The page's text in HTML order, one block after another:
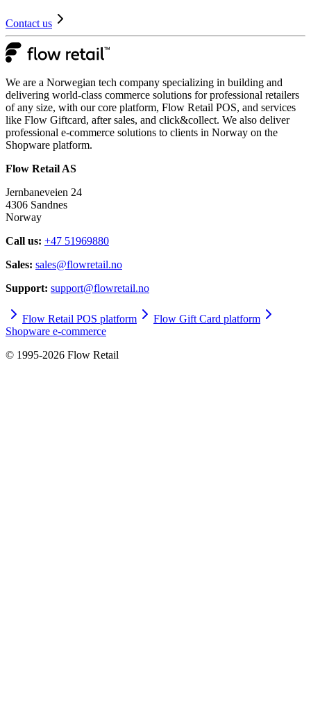
Contact us
We are a Norwegian tech company specializing in building and
delivering world-class commerce solutions for professional retailers
of any size, with our core platform, Flow Retail POS, and services
like Flow Giftcard, after sales, and click&collect. We also deliver
professional e-commerce solutions to clients in Norway on the
Shopware platform.​​​​‌ ‍ ​‍​‍‌‍ ‌ ​‍‌‍‍‌‌‍‌ ‌‍‍‌‌‍ ‍​‍​‍​ ‍‍​‍​‍‌ ​ ‌‍​‌‌‍ ‍‌‍‍‌‌ ‌​‌ ‍‌​‍ ‍‌‍‍‌‌‍ ​‍​‍​‍ ​​‍​‍‌‍‍​‌ ​‍‌‍‌‌‌‍‌‍​‍​‍​ ‍‍​‍​‍‌‍‍​‌ ‌​‌ ‌​‌ ​​​ ‍‍​‍ ​‍ ‌‍ ​‌‍ ‌‍​ ‌‍​‌‌‍ ​‌‍‍​‌‍ ‌ ​ ‌ ‌​​ ‍‍​ ​ ​ ​​​ ​​​ ​​​‍ ‌ ​ ‌ ‌​‌ ‌‌‌‍‌​‌‍‍‌‌‍ ​‍ ‌‍‍‌‌‍ ‍‌ ‌​‌‍‌‌‌‍ ‍‌ ‌​​‍ ‌‍‌‌‌‍‌​‌‍‍‌‌ ‌​​‍ ‌‍ ‌‌‍ ‌‍‌​‌‍‌‌​ ‌‌ ​​‌ ​‍‌‍‌‌‌ ​ ‌‍‌‌‌‍ ‍‌ ‌​‌‍​‌‌ ‌​‌‍‍‌‌‍ ‌‍ ‍​ ‍ ‌‍‍‌‌‍‌​​ ‌​ ‍‌​ ​​‌‍​‍‌‍‌‍​ ‍‌​ ​‍​ ​ ​ ‍‌​‍ ‌​ ​‍​ ‌​‌‍‌​‌‍‌‌​‍ ‌​ ‌​​ ‌‌​ ​‌‌‍‌‌​‍ ‌‌‍​‍‌‍‌​‌‍​‍‌‍​ ​‍ ‌​ ‍‌​ ‌​​ ‌ ​ ‌ ​ ​ ​ ​‍​ ‍​‌‍‌‍​ ‌​‌‍‌‌​ ​‍​ ‍‌​ ‍ ‌ ‌​‌ ‍‌‌ ​​‌‍‌‌​ ‌‌ ​​‌‍​‌‌‍‌ ‌‍‌‌‌‍ ​‌‍‌‌‌ ‌​​ ‍ ‌ ​​‌‍​‌‌ ‌​‌‍‍​​ ‌‌‍​‍‌‍ ​‌‍ ‌‍​ ‌‍‍ ‌ ​ ​‍‌‌​ ‌‌‌​​‍‌‌ ‌‍‍ ‌‍‌‌‌ ‍‌​‍‌‌​ ​ ‌​‌​​‍‌‌​ ​ ‌​‌​​‍‌‌​ ​‍​ ​‍‌‍​ ‌‍‌‌​ ​​​ ​ ​ ​‍​ ‌‍‌‍‌​‌‍​‌​ ‌ ​ ​​‌‍​‌​ ​‌​‍‌‌​ ​‍​ ​‍​‍‌‌​ ‌‌‌​‌​​‍ ‍‌‍​ ‌‍ ‌‍ ​‌ ‌‌‌‍ ‌‌‍ ‍‌ ​ ​‍‌‌​ ‌‌‌​​‍‌‌ ‌‍‍ ‌‍‌‌‌ ‍‌​‍‌‌​ ​ ‌​‌​​‍‌‌​ ​ ‌​‌​​‍‌‌​ ​‍​ ​‍​ ‍​‌‍‌‍​ ‌‌​ ​​​ ‌‌​ ‌‍​ ​‍‌‍​ ‌‍​ ‌‍‌​​ ‌‌‌‍‌‌​‍‌‌​ ​‍​ ​‍​‍‌‌​ ‌‌‌​‌​​‍ ‍‌‍​‍‌‍ ‌‍‌​‌ ‍‌​‍‌‌​ ‌‌‌​​‍‌‌ ‌‍‍ ‌‍‌‌‌ ‍‌​‍‌‌​ ​ ‌​‌​​‍‌‌​ ​ ‌​‌​​‍‌‌​ ​‍​ ​‍​ ​ ​ ​‌‌‍​‌‌‍‌‌​ ​​​ ​ ​ ‍‌​ ‌‌​ ​​​ ‌ ‌‍‌‍‌‍​‌​‍‌‌​ ​‍​ ​‍​‍‌‌​ ‌‌‌​‌​​‍ ‍‌‍​ ‌‍‍​‌‍‍‌‌‍ ​‌‍‌​‌ ​‍‌‍‌‌‌‍ ‍​‍‌‌​ ‌‌‌​​‍‌‌ ‌‍‍ ‌‍‌‌‌ ‍‌​‍‌‌​ ​ ‌​‌​​‍‌‌​ ​ ‌​‌​​‍‌‌​ ​‍​ ​‍‌‍‌​‌‍‌‌​ ​‍​ ‌ ‌‍‌‍‌‍‌‌​ ​‌​ ‌ ​ ‌‍​ ‍‌‌‍‌‌​ ‍​​‍‌‌​ ​‍​ ​‍​‍‌‌​ ‌‌‌​‌​​‍ ‍‌ ‌​‌‍‌‌‌ ‍​‌ ‌​​ ‌‍​‍‌‍​‌‌ ​ ‌‍‌‌‌‌‌‌‌ ​‍‌‍ ​​ ‌‌‍‍​‌ ‌​‌ ‌​‌ ​​​‍‌‌​ ​ ‌​​‌​‍‌‌​ ​‍‌​‌‍​‍‌‌​ ​‍‌​‌‍‌‍ ​‌‍ ‌‍​ ‌‍​‌‌‍ ​‌‍‍​‌‍ ‌ ​ ‌ ‌​​‍‌‌​ ​ ‌​​‌​ ​ ​ ​​​ ​​​ ​​​‍‌‌​ ​‍‌​‌‍‌ ​ ‌ ‌​‌ ‌‌‌‍‌​‌‍‍‌‌‍ ​‍‌‍‌‍‍‌‌‍‌​​ ‌​ ‍‌​ ​​‌‍​‍‌‍‌‍​ ‍‌​ ​‍​ ​ ​ ‍‌​‍ ‌​ ​‍​ ‌​‌‍‌​‌‍‌‌​‍ ‌​ ‌​​ ‌‌​ ​‌‌‍‌‌​‍ ‌‌‍​‍‌‍‌​‌‍​‍‌‍​ ​‍ ‌​ ‍‌​ ‌​​ ‌ ​ ‌ ​ ​ ​ ​‍​ ‍​‌‍‌‍​ ‌​‌‍‌‌​ ​‍​ ‍‌​‍‌‍‌ ‌​‌ ‍‌‌ ​​‌‍‌‌​ ‌‌ ​​‌‍​‌‌‍‌ ‌‍‌‌‌‍ ​‌‍‌‌‌ ‌​​‍‌‍‌ ​​‌‍​‌‌ ‌​‌‍‍​​ ‌‌‍​‍‌‍ ​‌‍ ‌‍​ ‌‍‍ ‌ ​ ​‍‌‌​ ‌‌‌​​‍‌‌ ‌‍‍ ‌‍‌‌‌ ‍‌​‍‌‌​ ​ ‌​‌​​‍‌‌​ ​ ‌​‌​​‍‌‌​ ​‍​ ​‍‌‍​ ‌‍‌‌​ ​​​ ​ ​ ​‍​ ‌‍‌‍‌​‌‍​‌​ ‌ ​ ​​‌‍​‌​ ​‌​‍‌‌​ ​‍​ ​‍​‍‌‌​ ‌‌‌​‌​​‍ ‍‌‍​ ‌‍ ‌‍ ​‌ ‌‌‌‍ ‌‌‍ ‍‌ ​ ​‍‌‌​ ‌‌‌​​‍‌‌ ‌‍‍ ‌‍‌‌‌ ‍‌​‍‌‌​ ​ ‌​‌​​‍‌‌​ ​ ‌​‌​​‍‌‌​ ​‍​ ​‍​ ‍​‌‍‌‍​ ‌‌​ ​​​ ‌‌​ ‌‍​ ​‍‌‍​ ‌‍​ ‌‍‌​​ ‌‌‌‍‌‌​‍‌‌​ ​‍​ ​‍​‍‌‌​ ‌‌‌​‌​​‍ ‍‌‍​‍‌‍ ‌‍‌​‌ ‍‌​‍‌‌​ ‌‌‌​​‍‌‌ ‌‍‍ ‌‍‌‌‌ ‍‌​‍‌‌​ ​ ‌​‌​​‍‌‌​ ​ ‌​‌​​‍‌‌​ ​‍​ ​‍​ ​ ​ ​‌‌‍​‌‌‍‌‌​ ​​​ ​ ​ ‍‌​ ‌‌​ ​​​ ‌ ‌‍‌‍‌‍​‌​‍‌‌​ ​‍​ ​‍​‍‌‌​ ‌‌‌​‌​​‍ ‍‌‍​ ‌‍‍​‌‍‍‌‌‍ ​‌‍‌​‌ ​‍‌‍‌‌‌‍ ‍​‍‌‌​ ‌‌‌​​‍‌‌ ‌‍‍ ‌‍‌‌‌ ‍‌​‍‌‌​ ​ ‌​‌​​‍‌‌​ ​ ‌​‌​​‍‌‌​ ​‍​ ​‍‌‍‌​‌‍‌‌​ ​‍​ ‌ ‌‍‌‍‌‍‌‌​ ​‌​ ‌ ​ ‌‍​ ‍‌‌‍‌‌​ ‍​​‍‌‌​ ​‍​ ​‍​‍‌‌​ ‌‌‌​‌​​‍ ‍‌ ‌​‌‍‌‌‌ ‍​‌ ‌​​‍‌‍‌ ​​‌‍‌‌‌ ​‍‌ ​ ‌ ​​‌‍‌‌‌‍​ ‌ ‌​‌‍‍‌‌ ‌‍‌‍‌‌​ ‌‌ ​​‌ ‌‌‌‍​‍‌‍ ​‌‍‍‌‌ ​ ‌‍‍​‌‍‌‌‌‍‌​​‍​‍‌ ‌
Flow Retail AS​​​​‌ ‍ ​‍​‍‌‍ ‌ ​‍‌‍‍‌‌‍‌ ‌‍‍‌‌‍ ‍​‍​‍​ ‍‍​‍​‍‌ ​ ‌‍​‌‌‍ ‍‌‍‍‌‌ ‌​‌ ‍‌​‍ ‍‌‍‍‌‌‍ ​‍​‍​‍ ​​‍​‍‌‍‍​‌ ​‍‌‍‌‌‌‍‌‍​‍​‍​ ‍‍​‍​‍‌‍‍​‌ ‌​‌ ‌​‌ ​​​ ‍‍​‍ ​‍ ‌‍ ​‌‍ ‌‍​ ‌‍​‌‌‍ ​‌‍‍​‌‍ ‌ ​ ‌ ‌​​ ‍‍​ ​ ​ ​​​ ​​​ ​​​‍ ‌ ​ ‌ ‌​‌ ‌‌‌‍‌​‌‍‍‌‌‍ ​‍ ‌‍‍‌‌‍ ‍‌ ‌​‌‍‌‌‌‍ ‍‌ ‌​​‍ ‌‍‌‌‌‍‌​‌‍‍‌‌ ‌​​‍ ‌‍ ‌‌‍ ‌‍‌​‌‍‌‌​ ‌‌ ​​‌ ​‍‌‍‌‌‌ ​ ‌‍‌‌‌‍ ‍‌ ‌​‌‍​‌‌ ‌​‌‍‍‌‌‍ ‌‍ ‍​ ‍ ‌‍‍‌‌‍‌​​ ‌​ ‍‌​ ​​‌‍​‍‌‍‌‍​ ‍‌​ ​‍​ ​ ​ ‍‌​‍ ‌​ ​‍​ ‌​‌‍‌​‌‍‌‌​‍ ‌​ ‌​​ ‌‌​ ​‌‌‍‌‌​‍ ‌‌‍​‍‌‍‌​‌‍​‍‌‍​ ​‍ ‌​ ‍‌​ ‌​​ ‌ ​ ‌ ​ ​ ​ ​‍​ ‍​‌‍‌‍​ ‌​‌‍‌‌​ ​‍​ ‍‌​ ‍ ‌ ‌​‌ ‍‌‌ ​​‌‍‌‌​ ‌‌ ​​‌‍​‌‌‍‌ ‌‍‌‌‌‍ ​‌‍‌‌‌ ‌​​ ‍ ‌ ​​‌‍​‌‌ ‌​‌‍‍​​ ‌‌‍​‍‌‍ ​‌‍ ‌‍​ ‌‍‍ ‌ ​ ​‍‌‌​ ‌‌‌​​‍‌‌ ‌‍‍ ‌‍‌‌‌ ‍‌​‍‌‌​ ​ ‌​‌​​‍‌‌​ ​ ‌​‌​​‍‌‌​ ​‍​ ​‍‌‍​ ‌‍‌‌​ ​​​ ​ ​ ​‍​ ‌‍‌‍‌​‌‍​‌​ ‌ ​ ​​‌‍​‌​ ​‌​‍‌‌​ ​‍​ ​‍​‍‌‌​ ‌‌‌​‌​​‍ ‍‌‍​ ‌‍ ‌‍ ​‌ ‌‌‌‍ ‌‌‍ ‍‌ ​ ​‍‌‌​ ‌‌‌​​‍‌‌ ‌‍‍ ‌‍‌‌‌ ‍‌​‍‌‌​ ​ ‌​‌​​‍‌‌​ ​ ‌​‌​​‍‌‌​ ​‍​ ​‍‌‍‌​‌‍​‍​ ‌‍​ ‍‌​ ​ ‌‍​‍​ ‍‌​ ​ ​ ‌​‌‍‌‌​ ‌ ‌‍‌‍​‍‌‌​ ​‍​ ​‍​‍‌‌​ ‌‌‌​‌​​‍ ‍‌‍​‍‌‍ ‌‍‌​‌ ‍‌​‍‌‌​ ‌‌‌​​‍‌‌ ‌‍‍ ‌‍‌‌‌ ‍‌​‍‌‌​ ​ ‌​‌​​‍‌‌​ ​ ‌​‌​​‍‌‌​ ​‍​ ​‍‌‍​ ​ ​‌‌‍‌‍​ ​ ​ ‍​​ ‌ ‌‍​ ‌‍​ ‌‍​‌‌‍​ ‌‍​ ​ ​‌​‍‌‌​ ​‍​ ​‍​‍‌‌​ ‌‌‌​‌​​‍ ‍‌‍​ ‌‍‍​‌‍‍‌‌‍ ​‌‍‌​‌ ​‍‌‍‌‌‌‍ ‍​‍‌‌​ ‌‌‌​​‍‌‌ ‌‍‍ ‌‍‌‌‌ ‍‌​‍‌‌​ ​ ‌​‌​​‍‌‌​ ​ ‌​‌​​‍‌‌​ ​‍​ ​‍‌‍​‌​ ‌‍​ ‌‍‌‍​ ​ ​​‌‍‌‍‌‍‌‌​ ‍‌​ ‍​​ ‌‌​ ​ ​ ​‌​‍‌‌​ ​‍​ ​‍​‍‌‌​ ‌‌‌​‌​​‍ ‍‌ ‌​‌‍‌‌‌ ‍​‌ ‌​​ ‌‍​‍‌‍​‌‌ ​ ‌‍‌‌‌‌‌‌‌ ​‍‌‍ ​​ ‌‌‍‍​‌ ‌​‌ ‌​‌ ​​​‍‌‌​ ​ ‌​​‌​‍‌‌​ ​‍‌​‌‍​‍‌‌​ ​‍‌​‌‍‌‍ ​‌‍ ‌‍​ ‌‍​‌‌‍ ​‌‍‍​‌‍ ‌ ​ ‌ ‌​​‍‌‌​ ​ ‌​​‌​ ​ ​ ​​​ ​​​ ​​​‍‌‌​ ​‍‌​‌‍‌ ​ ‌ ‌​‌ ‌‌‌‍‌​‌‍‍‌‌‍ ​‍‌‍‌‍‍‌‌‍‌​​ ‌​ ‍‌​ ​​‌‍​‍‌‍‌‍​ ‍‌​ ​‍​ ​ ​ ‍‌​‍ ‌​ ​‍​ ‌​‌‍‌​‌‍‌‌​‍ ‌​ ‌​​ ‌‌​ ​‌‌‍‌‌​‍ ‌‌‍​‍‌‍‌​‌‍​‍‌‍​ ​‍ ‌​ ‍‌​ ‌​​ ‌ ​ ‌ ​ ​ ​ ​‍​ ‍​‌‍‌‍​ ‌​‌‍‌‌​ ​‍​ ‍‌​‍‌‍‌ ‌​‌ ‍‌‌ ​​‌‍‌‌​ ‌‌ ​​‌‍​‌‌‍‌ ‌‍‌‌‌‍ ​‌‍‌‌‌ ‌​​‍‌‍‌ ​​‌‍​‌‌ ‌​‌‍‍​​ ‌‌‍​‍‌‍ ​‌‍ ‌‍​ ‌‍‍ ‌ ​ ​‍‌‌​ ‌‌‌​​‍‌‌ ‌‍‍ ‌‍‌‌‌ ‍‌​‍‌‌​ ​ ‌​‌​​‍‌‌​ ​ ‌​‌​​‍‌‌​ ​‍​ ​‍‌‍​ ‌‍‌‌​ ​​​ ​ ​ ​‍​ ‌‍‌‍‌​‌‍​‌​ ‌ ​ ​​‌‍​‌​ ​‌​‍‌‌​ ​‍​ ​‍​‍‌‌​ ‌‌‌​‌​​‍ ‍‌‍​ ‌‍ ‌‍ ​‌ ‌‌‌‍ ‌‌‍ ‍‌ ​ ​‍‌‌​ ‌‌‌​​‍‌‌ ‌‍‍ ‌‍‌‌‌ ‍‌​‍‌‌​ ​ ‌​‌​​‍‌‌​ ​ ‌​‌​​‍‌‌​ ​‍​ ​‍‌‍‌​‌‍​‍​ ‌‍​ ‍‌​ ​ ‌‍​‍​ ‍‌​ ​ ​ ‌​‌‍‌‌​ ‌ ‌‍‌‍​‍‌‌​ ​‍​ ​‍​‍‌‌​ ‌‌‌​‌​​‍ ‍‌‍​‍‌‍ ‌‍‌​‌ ‍‌​‍‌‌​ ‌‌‌​​‍‌‌ ‌‍‍ ‌‍‌‌‌ ‍‌​‍‌‌​ ​ ‌​‌​​‍‌‌​ ​ ‌​‌​​‍‌‌​ ​‍​ ​‍‌‍​ ​ ​‌‌‍‌‍​ ​ ​ ‍​​ ‌ ‌‍​ ‌‍​ ‌‍​‌‌‍​ ‌‍​ ​ ​‌​‍‌‌​ ​‍​ ​‍​‍‌‌​ ‌‌‌​‌​​‍ ‍‌‍​ ‌‍‍​‌‍‍‌‌‍ ​‌‍‌​‌ ​‍‌‍‌‌‌‍ ‍​‍‌‌​ ‌‌‌​​‍‌‌ ‌‍‍ ‌‍‌‌‌ ‍‌​‍‌‌​ ​ ‌​‌​​‍‌‌​ ​ ‌​‌​​‍‌‌​ ​‍​ ​‍‌‍​‌​ ‌‍​ ‌‍‌‍​ ​ ​​‌‍‌‍‌‍‌‌​ ‍‌​ ‍​​ ‌‌​ ​ ​ ​‌​‍‌‌​ ​‍​ ​‍​‍‌‌​ ‌‌‌​‌​​‍ ‍‌ ‌​‌‍‌‌‌ ‍​‌ ‌​​‍‌‍‌ ​​‌‍‌‌‌ ​‍‌ ​ ‌ ​​‌‍‌‌‌‍​ ‌ ‌​‌‍‍‌‌ ‌‍‌‍‌‌​ ‌‌ ​​‌ ‌‌‌‍​‍‌‍ ​‌‍‍‌‌ ​ ‌‍‍​‌‍‌‌‌‍‌​​‍​‍‌ ‌
Jernbaneveien 24
4306 Sandnes
Norway​​​​‌ ‍ ​‍​‍‌‍ ‌ ​‍‌‍‍‌‌‍‌ ‌‍‍‌‌‍ ‍​‍​‍​ ‍‍​‍​‍‌ ​ ‌‍​‌‌‍ ‍‌‍‍‌‌ ‌​‌ ‍‌​‍ ‍‌‍‍‌‌‍ ​‍​‍​‍ ​​‍​‍‌‍‍​‌ ​‍‌‍‌‌‌‍‌‍​‍​‍​ ‍‍​‍​‍‌‍‍​‌ ‌​‌ ‌​‌ ​​​ ‍‍​‍ ​‍ ‌‍ ​‌‍ ‌‍​ ‌‍​‌‌‍ ​‌‍‍​‌‍ ‌ ​ ‌ ‌​​ ‍‍​ ​ ​ ​​​ ​​​ ​​​‍ ‌ ​ ‌ ‌​‌ ‌‌‌‍‌​‌‍‍‌‌‍ ​‍ ‌‍‍‌‌‍ ‍‌ ‌​‌‍‌‌‌‍ ‍‌ ‌​​‍ ‌‍‌‌‌‍‌​‌‍‍‌‌ ‌​​‍ ‌‍ ‌‌‍ ‌‍‌​‌‍‌‌​ ‌‌ ​​‌ ​‍‌‍‌‌‌ ​ ‌‍‌‌‌‍ ‍‌ ‌​‌‍​‌‌ ‌​‌‍‍‌‌‍ ‌‍ ‍​ ‍ ‌‍‍‌‌‍‌​​ ‌​ ‍‌​ ​​‌‍​‍‌‍‌‍​ ‍‌​ ​‍​ ​ ​ ‍‌​‍ ‌​ ​‍​ ‌​‌‍‌​‌‍‌‌​‍ ‌​ ‌​​ ‌‌​ ​‌‌‍‌‌​‍ ‌‌‍​‍‌‍‌​‌‍​‍‌‍​ ​‍ ‌​ ‍‌​ ‌​​ ‌ ​ ‌ ​ ​ ​ ​‍​ ‍​‌‍‌‍​ ‌​‌‍‌‌​ ​‍​ ‍‌​ ‍ ‌ ‌​‌ ‍‌‌ ​​‌‍‌‌​ ‌‌ ​​‌‍​‌‌‍‌ ‌‍‌‌‌‍ ​‌‍‌‌‌ ‌​​ ‍ ‌ ​​‌‍​‌‌ ‌​‌‍‍​​ ‌‌‍​‍‌‍ ​‌‍ ‌‍​ ‌‍‍ ‌ ​ ​‍‌‌​ ‌‌‌​​‍‌‌ ‌‍‍ ‌‍‌‌‌ ‍‌​‍‌‌​ ​ ‌​‌​​‍‌‌​ ​ ‌​‌​​‍‌‌​ ​‍​ ​‍‌‍​ ‌‍‌‌​ ​​​ ​ ​ ​‍​ ‌‍‌‍‌​‌‍​‌​ ‌ ​ ​​‌‍​‌​ ​‌​‍‌‌​ ​‍​ ​‍​‍‌‌​ ‌‌‌​‌​​‍ ‍‌‍​ ‌‍ ‌‍ ​‌ ‌‌‌‍ ‌‌‍ ‍‌ ​ ​‍‌‌​ ‌‌‌​​‍‌‌ ‌‍‍ ‌‍‌‌‌ ‍‌​‍‌‌​ ​ ‌​‌​​‍‌‌​ ​ ‌​‌​​‍‌‌​ ​‍​ ​‍‌‍‌​‌‍​‍​ ‌‍​ ‍‌​ ​ ‌‍​‍​ ‍‌​ ​ ​ ‌​‌‍‌‌​ ‌ ‌‍‌‍​‍‌‌​ ​‍​ ​‍​‍‌‌​ ‌‌‌​‌​​‍ ‍‌‍​‍‌‍ ‌‍‌​‌ ‍‌​‍‌‌​ ‌‌‌​​‍‌‌ ‌‍‍ ‌‍‌‌‌ ‍‌​‍‌‌​ ​ ‌​‌​​‍‌‌​ ​ ‌​‌​​‍‌‌​ ​‍​ ​‍​ ‌‍​ ​‌​ ‌​​ ‌​​ ‌ ‌‍​ ​ ‌ ‌‍‌​‌‍​‌​ ‍‌‌‍‌‍​ ​​​‍‌‌​ ​‍​ ​‍​‍‌‌​ ‌‌‌​‌​​‍ ‍‌‍​ ‌‍‍​‌‍‍‌‌‍ ​‌‍‌​‌ ​‍‌‍‌‌‌‍ ‍​‍‌‌​ ‌‌‌​​‍‌‌ ‌‍‍ ‌‍‌‌‌ ‍‌​‍‌‌​ ​ ‌​‌​​‍‌‌​ ​ ‌​‌​​‍‌‌​ ​‍​ ​‍‌‍‌‍‌‍​‍‌‍​‌​ ‌‍‌‍​‍​ ‌‍‌‍​‌​ ​‍​ ‌‌​ ‌‍​ ‌‌​ ‍‌​‍‌‌​ ​‍​ ​‍​‍‌‌​ ‌‌‌​‌​​‍ ‍‌ ‌​‌‍‌‌‌ ‍​‌ ‌​​ ‌‍​‍‌‍​‌‌ ​ ‌‍‌‌‌‌‌‌‌ ​‍‌‍ ​​ ‌‌‍‍​‌ ‌​‌ ‌​‌ ​​​‍‌‌​ ​ ‌​​‌​‍‌‌​ ​‍‌​‌‍​‍‌‌​ ​‍‌​‌‍‌‍ ​‌‍ ‌‍​ ‌‍​‌‌‍ ​‌‍‍​‌‍ ‌ ​ ‌ ‌​​‍‌‌​ ​ ‌​​‌​ ​ ​ ​​​ ​​​ ​​​‍‌‌​ ​‍‌​‌‍‌ ​ ‌ ‌​‌ ‌‌‌‍‌​‌‍‍‌‌‍ ​‍‌‍‌‍‍‌‌‍‌​​ ‌​ ‍‌​ ​​‌‍​‍‌‍‌‍​ ‍‌​ ​‍​ ​ ​ ‍‌​‍ ‌​ ​‍​ ‌​‌‍‌​‌‍‌‌​‍ ‌​ ‌​​ ‌‌​ ​‌‌‍‌‌​‍ ‌‌‍​‍‌‍‌​‌‍​‍‌‍​ ​‍ ‌​ ‍‌​ ‌​​ ‌ ​ ‌ ​ ​ ​ ​‍​ ‍​‌‍‌‍​ ‌​‌‍‌‌​ ​‍​ ‍‌​‍‌‍‌ ‌​‌ ‍‌‌ ​​‌‍‌‌​ ‌‌ ​​‌‍​‌‌‍‌ ‌‍‌‌‌‍ ​‌‍‌‌‌ ‌​​‍‌‍‌ ​​‌‍​‌‌ ‌​‌‍‍​​ ‌‌‍​‍‌‍ ​‌‍ ‌‍​ ‌‍‍ ‌ ​ ​‍‌‌​ ‌‌‌​​‍‌‌ ‌‍‍ ‌‍‌‌‌ ‍‌​‍‌‌​ ​ ‌​‌​​‍‌‌​ ​ ‌​‌​​‍‌‌​ ​‍​ ​‍‌‍​ ‌‍‌‌​ ​​​ ​ ​ ​‍​ ‌‍‌‍‌​‌‍​‌​ ‌ ​ ​​‌‍​‌​ ​‌​‍‌‌​ ​‍​ ​‍​‍‌‌​ ‌‌‌​‌​​‍ ‍‌‍​ ‌‍ ‌‍ ​‌ ‌‌‌‍ ‌‌‍ ‍‌ ​ ​‍‌‌​ ‌‌‌​​‍‌‌ ‌‍‍ ‌‍‌‌‌ ‍‌​‍‌‌​ ​ ‌​‌​​‍‌‌​ ​ ‌​‌​​‍‌‌​ ​‍​ ​‍‌‍‌​‌‍​‍​ ‌‍​ ‍‌​ ​ ‌‍​‍​ ‍‌​ ​ ​ ‌​‌‍‌‌​ ‌ ‌‍‌‍​‍‌‌​ ​‍​ ​‍​‍‌‌​ ‌‌‌​‌​​‍ ‍‌‍​‍‌‍ ‌‍‌​‌ ‍‌​‍‌‌​ ‌‌‌​​‍‌‌ ‌‍‍ ‌‍‌‌‌ ‍‌​‍‌‌​ ​ ‌​‌​​‍‌‌​ ​ ‌​‌​​‍‌‌​ ​‍​ ​‍​ ‌‍​ ​‌​ ‌​​ ‌​​ ‌ ‌‍​ ​ ‌ ‌‍‌​‌‍​‌​ ‍‌‌‍‌‍​ ​​​‍‌‌​ ​‍​ ​‍​‍‌‌​ ‌‌‌​‌​​‍ ‍‌‍​ ‌‍‍​‌‍‍‌‌‍ ​‌‍‌​‌ ​‍‌‍‌‌‌‍ ‍​‍‌‌​ ‌‌‌​​‍‌‌ ‌‍‍ ‌‍‌‌‌ ‍‌​‍‌‌​ ​ ‌​‌​​‍‌‌​ ​ ‌​‌​​‍‌‌​ ​‍​ ​‍‌‍‌‍‌‍​‍‌‍​‌​ ‌‍‌‍​‍​ ‌‍‌‍​‌​ ​‍​ ‌‌​ ‌‍​ ‌‌​ ‍‌​‍‌‌​ ​‍​ ​‍​‍‌‌​ ‌‌‌​‌​​‍ ‍‌ ‌​‌‍‌‌‌ ‍​‌ ‌​​‍‌‍‌ ​​‌‍‌‌‌ ​‍‌ ​ ‌ ​​‌‍‌‌‌‍​ ‌ ‌​‌‍‍‌‌ ‌‍‌‍‌‌​ ‌‌ ​​‌ ‌‌‌‍​‍‌‍ ​‌‍‍‌‌ ​ ‌‍‍​‌‍‌‌‌‍‌​​‍​‍‌ ‌
Call us:​​​​‌ ‍ ​‍​‍‌‍ ‌ ​‍‌‍‍‌‌‍‌ ‌‍‍‌‌‍ ‍​‍​‍​ ‍‍​‍​‍‌ ​ ‌‍​‌‌‍ ‍‌‍‍‌‌ ‌​‌ ‍‌​‍ ‍‌‍‍‌‌‍ ​‍​‍​‍ ​​‍​‍‌‍‍​‌ ​‍‌‍‌‌‌‍‌‍​‍​‍​ ‍‍​‍​‍‌‍‍​‌ ‌​‌ ‌​‌ ​​​ ‍‍​‍ ​‍ ‌‍ ​‌‍ ‌‍​ ‌‍​‌‌‍ ​‌‍‍​‌‍ ‌ ​ ‌ ‌​​ ‍‍​ ​ ​ ​​​ ​​​ ​​​‍ ‌ ​ ‌ ‌​‌ ‌‌‌‍‌​‌‍‍‌‌‍ ​‍ ‌‍‍‌‌‍ ‍‌ ‌​‌‍‌‌‌‍ ‍‌ ‌​​‍ ‌‍‌‌‌‍‌​‌‍‍‌‌ ‌​​‍ ‌‍ ‌‌‍ ‌‍‌​‌‍‌‌​ ‌‌ ​​‌ ​‍‌‍‌‌‌ ​ ‌‍‌‌‌‍ ‍‌ ‌​‌‍​‌‌ ‌​‌‍‍‌‌‍ ‌‍ ‍​ ‍ ‌‍‍‌‌‍‌​​ ‌​ ‍‌​ ​​‌‍​‍‌‍‌‍​ ‍‌​ ​‍​ ​ ​ ‍‌​‍ ‌​ ​‍​ ‌​‌‍‌​‌‍‌‌​‍ ‌​ ‌​​ ‌‌​ ​‌‌‍‌‌​‍ ‌‌‍​‍‌‍‌​‌‍​‍‌‍​ ​‍ ‌​ ‍‌​ ‌​​ ‌ ​ ‌ ​ ​ ​ ​‍​ ‍​‌‍‌‍​ ‌​‌‍‌‌​ ​‍​ ‍‌​ ‍ ‌ ‌​‌ ‍‌‌ ​​‌‍‌‌​ ‌‌ ​​‌‍​‌‌‍‌ ‌‍‌‌‌‍ ​‌‍‌‌‌ ‌​​ ‍ ‌ ​​‌‍​‌‌ ‌​‌‍‍​​ ‌‌‍​‍‌‍ ​‌‍ ‌‍​ ‌‍‍ ‌ ​ ​‍‌‌​ ‌‌‌​​‍‌‌ ‌‍‍ ‌‍‌‌‌ ‍‌​‍‌‌​ ​ ‌​‌​​‍‌‌​ ​ ‌​‌​​‍‌‌​ ​‍​ ​‍‌‍​ ‌‍‌‌​ ​​​ ​ ​ ​‍​ ‌‍‌‍‌​‌‍​‌​ ‌ ​ ​​‌‍​‌​ ​‌​‍‌‌​ ​‍​ ​‍​‍‌‌​ ‌‌‌​‌​​‍ ‍‌‍​ ‌‍ ‌‍ ​‌ ‌‌‌‍ ‌‌‍ ‍‌ ​ ​‍‌‌​ ‌‌‌​​‍‌‌ ‌‍‍ ‌‍‌‌‌ ‍‌​‍‌‌​ ​ ‌​‌​​‍‌‌​ ​ ‌​‌​​‍‌‌​ ​‍​ ​‍‌‍‌​‌‍​‍​ ‌‍​ ‍‌​ ​ ‌‍​‍​ ‍‌​ ​ ​ ‌​‌‍‌‌​ ‌ ‌‍‌‍​‍‌‌​ ​‍​ ​‍​‍‌‌​ ‌‌‌​‌​​‍ ‍‌‍​‍‌‍ ‌‍‌​‌ ‍‌​‍‌‌​ ‌‌‌​​‍‌‌ ‌‍‍ ‌‍‌‌‌ ‍‌​‍‌‌​ ​ ‌​‌​​‍‌‌​ ​ ‌​‌​​‍‌‌​ ​‍​ ​‍‌‍‌​‌‍‌​‌‍‌‍​ ‍​‌‍‌​​ ‍‌​ ​‍​ ​ ‌‍‌‌​ ​​​ ‌‌​ ‌​​‍‌‌​ ​‍​ ​‍​‍‌‌​ ‌‌‌​‌​​‍ ‍‌‍​ ‌‍‍​‌‍‍‌‌‍ ​‌‍‌​‌ ​‍‌‍‌‌‌‍ ‍​‍‌‌​ ‌‌‌​​‍‌‌ ‌‍‍ ‌‍‌‌‌ ‍‌​‍‌‌​ ​ ‌​‌​​‍‌‌​ ​ ‌​‌​​‍‌‌​ ​‍​ ​‍‌‍‌‌​ ​‌​ ​​‌‍​‌​ ​ ​ ‌​‌‍‌‌‌‍‌‌‌‍​‌‌‍​ ‌‍​‍‌‍​ ​‍‌‌​ ​‍​ ​‍​‍‌‌​ ‌‌‌​‌​​‍ ‍‌ ‌​‌‍‌‌‌ ‍​‌ ‌​​ ‌‍​‍‌‍​‌‌ ​ ‌‍‌‌‌‌‌‌‌ ​‍‌‍ ​​ ‌‌‍‍​‌ ‌​‌ ‌​‌ ​​​‍‌‌​ ​ ‌​​‌​‍‌‌​ ​‍‌​‌‍​‍‌‌​ ​‍‌​‌‍‌‍ ​‌‍ ‌‍​ ‌‍​‌‌‍ ​‌‍‍​‌‍ ‌ ​ ‌ ‌​​‍‌‌​ ​ ‌​​‌​ ​ ​ ​​​ ​​​ ​​​‍‌‌​ ​‍‌​‌‍‌ ​ ‌ ‌​‌ ‌‌‌‍‌​‌‍‍‌‌‍ ​‍‌‍‌‍‍‌‌‍‌​​ ‌​ ‍‌​ ​​‌‍​‍‌‍‌‍​ ‍‌​ ​‍​ ​ ​ ‍‌​‍ ‌​ ​‍​ ‌​‌‍‌​‌‍‌‌​‍ ‌​ ‌​​ ‌‌​ ​‌‌‍‌‌​‍ ‌‌‍​‍‌‍‌​‌‍​‍‌‍​ ​‍ ‌​ ‍‌​ ‌​​ ‌ ​ ‌ ​ ​ ​ ​‍​ ‍​‌‍‌‍​ ‌​‌‍‌‌​ ​‍​ ‍‌​‍‌‍‌ ‌​‌ ‍‌‌ ​​‌‍‌‌​ ‌‌ ​​‌‍​‌‌‍‌ ‌‍‌‌‌‍ ​‌‍‌‌‌ ‌​​‍‌‍‌ ​​‌‍​‌‌ ‌​‌‍‍​​ ‌‌‍​‍‌‍ ​‌‍ ‌‍​ ‌‍‍ ‌ ​ ​‍‌‌​ ‌‌‌​​‍‌‌ ‌‍‍ ‌‍‌‌‌ ‍‌​‍‌‌​ ​ ‌​‌​​‍‌‌​ ​ ‌​‌​​‍‌‌​ ​‍​ ​‍‌‍​ ‌‍‌‌​ ​​​ ​ ​ ​‍​ ‌‍‌‍‌​‌‍​‌​ ‌ ​ ​​‌‍​‌​ ​‌​‍‌‌​ ​‍​ ​‍​‍‌‌​ ‌‌‌​‌​​‍ ‍‌‍​ ‌‍ ‌‍ ​‌ ‌‌‌‍ ‌‌‍ ‍‌ ​ ​‍‌‌​ ‌‌‌​​‍‌‌ ‌‍‍ ‌‍‌‌‌ ‍‌​‍‌‌​ ​ ‌​‌​​‍‌‌​ ​ ‌​‌​​‍‌‌​ ​‍​ ​‍‌‍‌​‌‍​‍​ ‌‍​ ‍‌​ ​ ‌‍​‍​ ‍‌​ ​ ​ ‌​‌‍‌‌​ ‌ ‌‍‌‍​‍‌‌​ ​‍​ ​‍​‍‌‌​ ‌‌‌​‌​​‍ ‍‌‍​‍‌‍ ‌‍‌​‌ ‍‌​‍‌‌​ ‌‌‌​​‍‌‌ ‌‍‍ ‌‍‌‌‌ ‍‌​‍‌‌​ ​ ‌​‌​​‍‌‌​ ​ ‌​‌​​‍‌‌​ ​‍​ ​‍‌‍‌​‌‍‌​‌‍‌‍​ ‍​‌‍‌​​ ‍‌​ ​‍​ ​ ‌‍‌‌​ ​​​ ‌‌​ ‌​​‍‌‌​ ​‍​ ​‍​‍‌‌​ ‌‌‌​‌​​‍ ‍‌‍​ ‌‍‍​‌‍‍‌‌‍ ​‌‍‌​‌ ​‍‌‍‌‌‌‍ ‍​‍‌‌​ ‌‌‌​​‍‌‌ ‌‍‍ ‌‍‌‌‌ ‍‌​‍‌‌​ ​ ‌​‌​​‍‌‌​ ​ ‌​‌​​‍‌‌​ ​‍​ ​‍‌‍‌‌​ ​‌​ ​​‌‍​‌​ ​ ​ ‌​‌‍‌‌‌‍‌‌‌‍​‌‌‍​ ‌‍​‍‌‍​ ​‍‌‌​ ​‍​ ​‍​‍‌‌​ ‌‌‌​‌​​‍ ‍‌ ‌​‌‍‌‌‌ ‍​‌ ‌​​‍‌‍‌ ​​‌‍‌‌‌ ​‍‌ ​ ‌ ​​‌‍‌‌‌‍​ ‌ ‌​‌‍‍‌‌ ‌‍‌‍‌‌​ ‌‌ ​​‌ ‌‌‌‍​‍‌‍ ​‌‍‍‌‌ ​ ‌‍‍​‌‍‌‌‌‍‌​​‍​‍‌ ‌ +47 51969880​​​​‌ ‍ ​‍​‍‌‍ ‌ ​‍‌‍‍‌‌‍‌ ‌‍‍‌‌‍ ‍​‍​‍​ ‍‍​‍​‍‌ ​ ‌‍​‌‌‍ ‍‌‍‍‌‌ ‌​‌ ‍‌​‍ ‍‌‍‍‌‌‍ ​‍​‍​‍ ​​‍​‍‌‍‍​‌ ​‍‌‍‌‌‌‍‌‍​‍​‍​ ‍‍​‍​‍‌‍‍​‌ ‌​‌ ‌​‌ ​​​ ‍‍​‍ ​‍ ‌‍ ​‌‍ ‌‍​ ‌‍​‌‌‍ ​‌‍‍​‌‍ ‌ ​ ‌ ‌​​ ‍‍​ ​ ​ ​​​ ​​​ ​​​‍ ‌ ​ ‌ ‌​‌ ‌‌‌‍‌​‌‍‍‌‌‍ ​‍ ‌‍‍‌‌‍ ‍‌ ‌​‌‍‌‌‌‍ ‍‌ ‌​​‍ ‌‍‌‌‌‍‌​‌‍‍‌‌ ‌​​‍ ‌‍ ‌‌‍ ‌‍‌​‌‍‌‌​ ‌‌ ​​‌ ​‍‌‍‌‌‌ ​ ‌‍‌‌‌‍ ‍‌ ‌​‌‍​‌‌ ‌​‌‍‍‌‌‍ ‌‍ ‍​ ‍ ‌‍‍‌‌‍‌​​ ‌​ ‍‌​ ​​‌‍​‍‌‍‌‍​ ‍‌​ ​‍​ ​ ​ ‍‌​‍ ‌​ ​‍​ ‌​‌‍‌​‌‍‌‌​‍ ‌​ ‌​​ ‌‌​ ​‌‌‍‌‌​‍ ‌‌‍​‍‌‍‌​‌‍​‍‌‍​ ​‍ ‌​ ‍‌​ ‌​​ ‌ ​ ‌ ​ ​ ​ ​‍​ ‍​‌‍‌‍​ ‌​‌‍‌‌​ ​‍​ ‍‌​ ‍ ‌ ‌​‌ ‍‌‌ ​​‌‍‌‌​ ‌‌ ​​‌‍​‌‌‍‌ ‌‍‌‌‌‍ ​‌‍‌‌‌ ‌​​ ‍ ‌ ​​‌‍​‌‌ ‌​‌‍‍​​ ‌‌‍​‍‌‍ ​‌‍ ‌‍​ ‌‍‍ ‌ ​ ​‍‌‌​ ‌‌‌​​‍‌‌ ‌‍‍ ‌‍‌‌‌ ‍‌​‍‌‌​ ​ ‌​‌​​‍‌‌​ ​ ‌​‌​​‍‌‌​ ​‍​ ​‍‌‍​ ‌‍‌‌​ ​​​ ​ ​ ​‍​ ‌‍‌‍‌​‌‍​‌​ ‌ ​ ​​‌‍​‌​ ​‌​‍‌‌​ ​‍​ ​‍​‍‌‌​ ‌‌‌​‌​​‍ ‍‌‍​ ‌‍ ‌‍ ​‌ ‌‌‌‍ ‌‌‍ ‍‌ ​ ​‍‌‌​ ‌‌‌​​‍‌‌ ‌‍‍ ‌‍‌‌‌ ‍‌​‍‌‌​ ​ ‌​‌​​‍‌‌​ ​ ‌​‌​​‍‌‌​ ​‍​ ​‍‌‍‌​‌‍​‍​ ‌‍​ ‍‌​ ​ ‌‍​‍​ ‍‌​ ​ ​ ‌​‌‍‌‌​ ‌ ‌‍‌‍​‍‌‌​ ​‍​ ​‍​‍‌‌​ ‌‌‌​‌​​‍ ‍‌‍​‍‌‍ ‌‍‌​‌ ‍‌​‍‌‌​ ‌‌‌​​‍‌‌ ‌‍‍ ‌‍‌‌‌ ‍‌​‍‌‌​ ​ ‌​‌​​‍‌‌​ ​ ‌​‌​​‍‌‌​ ​‍​ ​‍‌‍‌​‌‍‌​‌‍‌‍​ ‍​‌‍‌​​ ‍‌​ ​‍​ ​ ‌‍‌‌​ ​​​ ‌‌​ ‌​​‍‌‌​ ​‍​ ​‍​‍‌‌​ ‌‌‌​‌​​‍ ‍‌‍​ ‌‍‍​‌‍‍‌‌‍ ​‌‍‌​‌ ​‍‌‍‌‌‌‍ ‍​‍‌‌​ ‌‌‌​​‍‌‌ ‌‍‍ ‌‍‌‌‌ ‍‌​‍‌‌​ ​ ‌​‌​​‍‌‌​ ​ ‌​‌​​‍‌‌​ ​‍​ ​‍​ ‌‌​ ​‍‌‍‌​‌‍‌‍‌‍​ ​ ‌ ​ ‌‌‌‍‌‌​ ‌​​ ‌‍​ ‌​‌‍​ ​‍‌‌​ ​‍​ ​‍​‍‌‌​ ‌‌‌​‌​​‍ ‍‌ ‌​‌‍‌‌‌ ‍​‌ ‌​​ ‌‍​‍‌‍​‌‌ ​ ‌‍‌‌‌‌‌‌‌ ​‍‌‍ ​​ ‌‌‍‍​‌ ‌​‌ ‌​‌ ​​​‍‌‌​ ​ ‌​​‌​‍‌‌​ ​‍‌​‌‍​‍‌‌​ ​‍‌​‌‍‌‍ ​‌‍ ‌‍​ ‌‍​‌‌‍ ​‌‍‍​‌‍ ‌ ​ ‌ ‌​​‍‌‌​ ​ ‌​​‌​ ​ ​ ​​​ ​​​ ​​​‍‌‌​ ​‍‌​‌‍‌ ​ ‌ ‌​‌ ‌‌‌‍‌​‌‍‍‌‌‍ ​‍‌‍‌‍‍‌‌‍‌​​ ‌​ ‍‌​ ​​‌‍​‍‌‍‌‍​ ‍‌​ ​‍​ ​ ​ ‍‌​‍ ‌​ ​‍​ ‌​‌‍‌​‌‍‌‌​‍ ‌​ ‌​​ ‌‌​ ​‌‌‍‌‌​‍ ‌‌‍​‍‌‍‌​‌‍​‍‌‍​ ​‍ ‌​ ‍‌​ ‌​​ ‌ ​ ‌ ​ ​ ​ ​‍​ ‍​‌‍‌‍​ ‌​‌‍‌‌​ ​‍​ ‍‌​‍‌‍‌ ‌​‌ ‍‌‌ ​​‌‍‌‌​ ‌‌ ​​‌‍​‌‌‍‌ ‌‍‌‌‌‍ ​‌‍‌‌‌ ‌​​‍‌‍‌ ​​‌‍​‌‌ ‌​‌‍‍​​ ‌‌‍​‍‌‍ ​‌‍ ‌‍​ ‌‍‍ ‌ ​ ​‍‌‌​ ‌‌‌​​‍‌‌ ‌‍‍ ‌‍‌‌‌ ‍‌​‍‌‌​ ​ ‌​‌​​‍‌‌​ ​ ‌​‌​​‍‌‌​ ​‍​ ​‍‌‍​ ‌‍‌‌​ ​​​ ​ ​ ​‍​ ‌‍‌‍‌​‌‍​‌​ ‌ ​ ​​‌‍​‌​ ​‌​‍‌‌​ ​‍​ ​‍​‍‌‌​ ‌‌‌​‌​​‍ ‍‌‍​ ‌‍ ‌‍ ​‌ ‌‌‌‍ ‌‌‍ ‍‌ ​ ​‍‌‌​ ‌‌‌​​‍‌‌ ‌‍‍ ‌‍‌‌‌ ‍‌​‍‌‌​ ​ ‌​‌​​‍‌‌​ ​ ‌​‌​​‍‌‌​ ​‍​ ​‍‌‍‌​‌‍​‍​ ‌‍​ ‍‌​ ​ ‌‍​‍​ ‍‌​ ​ ​ ‌​‌‍‌‌​ ‌ ‌‍‌‍​‍‌‌​ ​‍​ ​‍​‍‌‌​ ‌‌‌​‌​​‍ ‍‌‍​‍‌‍ ‌‍‌​‌ ‍‌​‍‌‌​ ‌‌‌​​‍‌‌ ‌‍‍ ‌‍‌‌‌ ‍‌​‍‌‌​ ​ ‌​‌​​‍‌‌​ ​ ‌​‌​​‍‌‌​ ​‍​ ​‍‌‍‌​‌‍‌​‌‍‌‍​ ‍​‌‍‌​​ ‍‌​ ​‍​ ​ ‌‍‌‌​ ​​​ ‌‌​ ‌​​‍‌‌​ ​‍​ ​‍​‍‌‌​ ‌‌‌​‌​​‍ ‍‌‍​ ‌‍‍​‌‍‍‌‌‍ ​‌‍‌​‌ ​‍‌‍‌‌‌‍ ‍​‍‌‌​ ‌‌‌​​‍‌‌ ‌‍‍ ‌‍‌‌‌ ‍‌​‍‌‌​ ​ ‌​‌​​‍‌‌​ ​ ‌​‌​​‍‌‌​ ​‍​ ​‍​ ‌‌​ ​‍‌‍‌​‌‍‌‍‌‍​ ​ ‌ ​ ‌‌‌‍‌‌​ ‌​​ ‌‍​ ‌​‌‍​ ​‍‌‌​ ​‍​ ​‍​‍‌‌​ ‌‌‌​‌​​‍ ‍‌ ‌​‌‍‌‌‌ ‍​‌ ‌​​‍‌‍‌ ​​‌‍‌‌‌ ​‍‌ ​ ‌ ​​‌‍‌‌‌‍​ ‌ ‌​‌‍‍‌‌ ‌‍‌‍‌‌​ ‌‌ ​​‌ ‌‌‌‍​‍‌‍ ​‌‍‍‌‌ ​ ‌‍‍​‌‍‌‌‌‍‌​​‍​‍‌ ‌
Sales: ​​​​‌ ‍ ​‍​‍‌‍ ‌ ​‍‌‍‍‌‌‍‌ ‌‍‍‌‌‍ ‍​‍​‍​ ‍‍​‍​‍‌ ​ ‌‍​‌‌‍ ‍‌‍‍‌‌ ‌​‌ ‍‌​‍ ‍‌‍‍‌‌‍ ​‍​‍​‍ ​​‍​‍‌‍‍​‌ ​‍‌‍‌‌‌‍‌‍​‍​‍​ ‍‍​‍​‍‌‍‍​‌ ‌​‌ ‌​‌ ​​​ ‍‍​‍ ​‍ ‌‍ ​‌‍ ‌‍​ ‌‍​‌‌‍ ​‌‍‍​‌‍ ‌ ​ ‌ ‌​​ ‍‍​ ​ ​ ​​​ ​​​ ​​​‍ ‌ ​ ‌ ‌​‌ ‌‌‌‍‌​‌‍‍‌‌‍ ​‍ ‌‍‍‌‌‍ ‍‌ ‌​‌‍‌‌‌‍ ‍‌ ‌​​‍ ‌‍‌‌‌‍‌​‌‍‍‌‌ ‌​​‍ ‌‍ ‌‌‍ ‌‍‌​‌‍‌‌​ ‌‌ ​​‌ ​‍‌‍‌‌‌ ​ ‌‍‌‌‌‍ ‍‌ ‌​‌‍​‌‌ ‌​‌‍‍‌‌‍ ‌‍ ‍​ ‍ ‌‍‍‌‌‍‌​​ ‌​ ‍‌​ ​​‌‍​‍‌‍‌‍​ ‍‌​ ​‍​ ​ ​ ‍‌​‍ ‌​ ​‍​ ‌​‌‍‌​‌‍‌‌​‍ ‌​ ‌​​ ‌‌​ ​‌‌‍‌‌​‍ ‌‌‍​‍‌‍‌​‌‍​‍‌‍​ ​‍ ‌​ ‍‌​ ‌​​ ‌ ​ ‌ ​ ​ ​ ​‍​ ‍​‌‍‌‍​ ‌​‌‍‌‌​ ​‍​ ‍‌​ ‍ ‌ ‌​‌ ‍‌‌ ​​‌‍‌‌​ ‌‌ ​​‌‍​‌‌‍‌ ‌‍‌‌‌‍ ​‌‍‌‌‌ ‌​​ ‍ ‌ ​​‌‍​‌‌ ‌​‌‍‍​​ ‌‌‍​‍‌‍ ​‌‍ ‌‍​ ‌‍‍ ‌ ​ ​‍‌‌​ ‌‌‌​​‍‌‌ ‌‍‍ ‌‍‌‌‌ ‍‌​‍‌‌​ ​ ‌​‌​​‍‌‌​ ​ ‌​‌​​‍‌‌​ ​‍​ ​‍‌‍​ ‌‍‌‌​ ​​​ ​ ​ ​‍​ ‌‍‌‍‌​‌‍​‌​ ‌ ​ ​​‌‍​‌​ ​‌​‍‌‌​ ​‍​ ​‍​‍‌‌​ ‌‌‌​‌​​‍ ‍‌‍​ ‌‍ ‌‍ ​‌ ‌‌‌‍ ‌‌‍ ‍‌ ​ ​‍‌‌​ ‌‌‌​​‍‌‌ ‌‍‍ ‌‍‌‌‌ ‍‌​‍‌‌​ ​ ‌​‌​​‍‌‌​ ​ ‌​‌​​‍‌‌​ ​‍​ ​‍‌‍‌​‌‍​‍​ ‌‍​ ‍‌​ ​ ‌‍​‍​ ‍‌​ ​ ​ ‌​‌‍‌‌​ ‌ ‌‍‌‍​‍‌‌​ ​‍​ ​‍​‍‌‌​ ‌‌‌​‌​​‍ ‍‌‍​‍‌‍ ‌‍‌​‌ ‍‌​‍‌‌​ ‌‌‌​​‍‌‌ ‌‍‍ ‌‍‌‌‌ ‍‌​‍‌‌​ ​ ‌​‌​​‍‌‌​ ​ ‌​‌​​‍‌‌​ ​‍​ ​‍​ ​‍​ ‌​‌‍‌‍​ ‌‌​ ‍‌​ ‌ ​ ‌‌​ ​ ​ ​‌​ ‍​‌‍‌​‌‍​‌​‍‌‌​ ​‍​ ​‍​‍‌‌​ ‌‌‌​‌​​‍ ‍‌‍​ ‌‍‍​‌‍‍‌‌‍ ​‌‍‌​‌ ​‍‌‍‌‌‌‍ ‍​‍‌‌​ ‌‌‌​​‍‌‌ ‌‍‍ ‌‍‌‌‌ ‍‌​‍‌‌​ ​ ‌​‌​​‍‌‌​ ​ ‌​‌​​‍‌‌​ ​‍​ ​‍​ ​​​ ‌‌‌‍​‍​ ‍‌‌‍‌​​ ​​​ ​​​ ‌ ​ ​‌​ ‍​‌‍​‍‌‍‌‍​‍‌‌​ ​‍​ ​‍​‍‌‌​ ‌‌‌​‌​​‍ ‍‌ ‌​‌‍‌‌‌ ‍​‌ ‌​​ ‌‍​‍‌‍​‌‌ ​ ‌‍‌‌‌‌‌‌‌ ​‍‌‍ ​​ ‌‌‍‍​‌ ‌​‌ ‌​‌ ​​​‍‌‌​ ​ ‌​​‌​‍‌‌​ ​‍‌​‌‍​‍‌‌​ ​‍‌​‌‍‌‍ ​‌‍ ‌‍​ ‌‍​‌‌‍ ​‌‍‍​‌‍ ‌ ​ ‌ ‌​​‍‌‌​ ​ ‌​​‌​ ​ ​ ​​​ ​​​ ​​​‍‌‌​ ​‍‌​‌‍‌ ​ ‌ ‌​‌ ‌‌‌‍‌​‌‍‍‌‌‍ ​‍‌‍‌‍‍‌‌‍‌​​ ‌​ ‍‌​ ​​‌‍​‍‌‍‌‍​ ‍‌​ ​‍​ ​ ​ ‍‌​‍ ‌​ ​‍​ ‌​‌‍‌​‌‍‌‌​‍ ‌​ ‌​​ ‌‌​ ​‌‌‍‌‌​‍ ‌‌‍​‍‌‍‌​‌‍​‍‌‍​ ​‍ ‌​ ‍‌​ ‌​​ ‌ ​ ‌ ​ ​ ​ ​‍​ ‍​‌‍‌‍​ ‌​‌‍‌‌​ ​‍​ ‍‌​‍‌‍‌ ‌​‌ ‍‌‌ ​​‌‍‌‌​ ‌‌ ​​‌‍​‌‌‍‌ ‌‍‌‌‌‍ ​‌‍‌‌‌ ‌​​‍‌‍‌ ​​‌‍​‌‌ ‌​‌‍‍​​ ‌‌‍​‍‌‍ ​‌‍ ‌‍​ ‌‍‍ ‌ ​ ​‍‌‌​ ‌‌‌​​‍‌‌ ‌‍‍ ‌‍‌‌‌ ‍‌​‍‌‌​ ​ ‌​‌​​‍‌‌​ ​ ‌​‌​​‍‌‌​ ​‍​ ​‍‌‍​ ‌‍‌‌​ ​​​ ​ ​ ​‍​ ‌‍‌‍‌​‌‍​‌​ ‌ ​ ​​‌‍​‌​ ​‌​‍‌‌​ ​‍​ ​‍​‍‌‌​ ‌‌‌​‌​​‍ ‍‌‍​ ‌‍ ‌‍ ​‌ ‌‌‌‍ ‌‌‍ ‍‌ ​ ​‍‌‌​ ‌‌‌​​‍‌‌ ‌‍‍ ‌‍‌‌‌ ‍‌​‍‌‌​ ​ ‌​‌​​‍‌‌​ ​ ‌​‌​​‍‌‌​ ​‍​ ​‍‌‍‌​‌‍​‍​ ‌‍​ ‍‌​ ​ ‌‍​‍​ ‍‌​ ​ ​ ‌​‌‍‌‌​ ‌ ‌‍‌‍​‍‌‌​ ​‍​ ​‍​‍‌‌​ ‌‌‌​‌​​‍ ‍‌‍​‍‌‍ ‌‍‌​‌ ‍‌​‍‌‌​ ‌‌‌​​‍‌‌ ‌‍‍ ‌‍‌‌‌ ‍‌​‍‌‌​ ​ ‌​‌​​‍‌‌​ ​ ‌​‌​​‍‌‌​ ​‍​ ​‍​ ​‍​ ‌​‌‍‌‍​ ‌‌​ ‍‌​ ‌ ​ ‌‌​ ​ ​ ​‌​ ‍​‌‍‌​‌‍​‌​‍‌‌​ ​‍​ ​‍​‍‌‌​ ‌‌‌​‌​​‍ ‍‌‍​ ‌‍‍​‌‍‍‌‌‍ ​‌‍‌​‌ ​‍‌‍‌‌‌‍ ‍​‍‌‌​ ‌‌‌​​‍‌‌ ‌‍‍ ‌‍‌‌‌ ‍‌​‍‌‌​ ​ ‌​‌​​‍‌‌​ ​ ‌​‌​​‍‌‌​ ​‍​ ​‍​ ​​​ ‌‌‌‍​‍​ ‍‌‌‍‌​​ ​​​ ​​​ ‌ ​ ​‌​ ‍​‌‍​‍‌‍‌‍​‍‌‌​ ​‍​ ​‍​‍‌‌​ ‌‌‌​‌​​‍ ‍‌ ‌​‌‍‌‌‌ ‍​‌ ‌​​‍‌‍‌ ​​‌‍‌‌‌ ​‍‌ ​ ‌ ​​‌‍‌‌‌‍​ ‌ ‌​‌‍‍‌‌ ‌‍‌‍‌‌​ ‌‌ ​​‌ ‌‌‌‍​‍‌‍ ​‌‍‍‌‌ ​ ‌‍‍​‌‍‌‌‌‍‌​​‍​‍‌ ‌ sales@flowretail.no​​​​‌ ‍ ​‍​‍‌‍ ‌ ​‍‌‍‍‌‌‍‌ ‌‍‍‌‌‍ ‍​‍​‍​ ‍‍​‍​‍‌ ​ ‌‍​‌‌‍ ‍‌‍‍‌‌ ‌​‌ ‍‌​‍ ‍‌‍‍‌‌‍ ​‍​‍​‍ ​​‍​‍‌‍‍​‌ ​‍‌‍‌‌‌‍‌‍​‍​‍​ ‍‍​‍​‍‌‍‍​‌ ‌​‌ ‌​‌ ​​​ ‍‍​‍ ​‍ ‌‍ ​‌‍ ‌‍​ ‌‍​‌‌‍ ​‌‍‍​‌‍ ‌ ​ ‌ ‌​​ ‍‍​ ​ ​ ​​​ ​​​ ​​​‍ ‌ ​ ‌ ‌​‌ ‌‌‌‍‌​‌‍‍‌‌‍ ​‍ ‌‍‍‌‌‍ ‍‌ ‌​‌‍‌‌‌‍ ‍‌ ‌​​‍ ‌‍‌‌‌‍‌​‌‍‍‌‌ ‌​​‍ ‌‍ ‌‌‍ ‌‍‌​‌‍‌‌​ ‌‌ ​​‌ ​‍‌‍‌‌‌ ​ ‌‍‌‌‌‍ ‍‌ ‌​‌‍​‌‌ ‌​‌‍‍‌‌‍ ‌‍ ‍​ ‍ ‌‍‍‌‌‍‌​​ ‌​ ‍‌​ ​​‌‍​‍‌‍‌‍​ ‍‌​ ​‍​ ​ ​ ‍‌​‍ ‌​ ​‍​ ‌​‌‍‌​‌‍‌‌​‍ ‌​ ‌​​ ‌‌​ ​‌‌‍‌‌​‍ ‌‌‍​‍‌‍‌​‌‍​‍‌‍​ ​‍ ‌​ ‍‌​ ‌​​ ‌ ​ ‌ ​ ​ ​ ​‍​ ‍​‌‍‌‍​ ‌​‌‍‌‌​ ​‍​ ‍‌​ ‍ ‌ ‌​‌ ‍‌‌ ​​‌‍‌‌​ ‌‌ ​​‌‍​‌‌‍‌ ‌‍‌‌‌‍ ​‌‍‌‌‌ ‌​​ ‍ ‌ ​​‌‍​‌‌ ‌​‌‍‍​​ ‌‌‍​‍‌‍ ​‌‍ ‌‍​ ‌‍‍ ‌ ​ ​‍‌‌​ ‌‌‌​​‍‌‌ ‌‍‍ ‌‍‌‌‌ ‍‌​‍‌‌​ ​ ‌​‌​​‍‌‌​ ​ ‌​‌​​‍‌‌​ ​‍​ ​‍‌‍​ ‌‍‌‌​ ​​​ ​ ​ ​‍​ ‌‍‌‍‌​‌‍​‌​ ‌ ​ ​​‌‍​‌​ ​‌​‍‌‌​ ​‍​ ​‍​‍‌‌​ ‌‌‌​‌​​‍ ‍‌‍​ ‌‍ ‌‍ ​‌ ‌‌‌‍ ‌‌‍ ‍‌ ​ ​‍‌‌​ ‌‌‌​​‍‌‌ ‌‍‍ ‌‍‌‌‌ ‍‌​‍‌‌​ ​ ‌​‌​​‍‌‌​ ​ ‌​‌​​‍‌‌​ ​‍​ ​‍‌‍‌​‌‍​‍​ ‌‍​ ‍‌​ ​ ‌‍​‍​ ‍‌​ ​ ​ ‌​‌‍‌‌​ ‌ ‌‍‌‍​‍‌‌​ ​‍​ ​‍​‍‌‌​ ‌‌‌​‌​​‍ ‍‌‍​‍‌‍ ‌‍‌​‌ ‍‌​‍‌‌​ ‌‌‌​​‍‌‌ ‌‍‍ ‌‍‌‌‌ ‍‌​‍‌‌​ ​ ‌​‌​​‍‌‌​ ​ ‌​‌​​‍‌‌​ ​‍​ ​‍​ ​‍​ ‌​‌‍‌‍​ ‌‌​ ‍‌​ ‌ ​ ‌‌​ ​ ​ ​‌​ ‍​‌‍‌​‌‍​‌​‍‌‌​ ​‍​ ​‍​‍‌‌​ ‌‌‌​‌​​‍ ‍‌‍​ ‌‍‍​‌‍‍‌‌‍ ​‌‍‌​‌ ​‍‌‍‌‌‌‍ ‍​‍‌‌​ ‌‌‌​​‍‌‌ ‌‍‍ ‌‍‌‌‌ ‍‌​‍‌‌​ ​ ‌​‌​​‍‌‌​ ​ ‌​‌​​‍‌‌​ ​‍​ ​‍‌‍​‌​ ‍​‌‍‌‌​ ‍​​ ‌‌​ ‍​‌‍​‌​ ​​​ ‌​​ ​ ​ ‍​​ ‌​​‍‌‌​ ​‍​ ​‍​‍‌‌​ ‌‌‌​‌​​‍ ‍‌ ‌​‌‍‌‌‌ ‍​‌ ‌​​ ‌‍​‍‌‍​‌‌ ​ ‌‍‌‌‌‌‌‌‌ ​‍‌‍ ​​ ‌‌‍‍​‌ ‌​‌ ‌​‌ ​​​‍‌‌​ ​ ‌​​‌​‍‌‌​ ​‍‌​‌‍​‍‌‌​ ​‍‌​‌‍‌‍ ​‌‍ ‌‍​ ‌‍​‌‌‍ ​‌‍‍​‌‍ ‌ ​ ‌ ‌​​‍‌‌​ ​ ‌​​‌​ ​ ​ ​​​ ​​​ ​​​‍‌‌​ ​‍‌​‌‍‌ ​ ‌ ‌​‌ ‌‌‌‍‌​‌‍‍‌‌‍ ​‍‌‍‌‍‍‌‌‍‌​​ ‌​ ‍‌​ ​​‌‍​‍‌‍‌‍​ ‍‌​ ​‍​ ​ ​ ‍‌​‍ ‌​ ​‍​ ‌​‌‍‌​‌‍‌‌​‍ ‌​ ‌​​ ‌‌​ ​‌‌‍‌‌​‍ ‌‌‍​‍‌‍‌​‌‍​‍‌‍​ ​‍ ‌​ ‍‌​ ‌​​ ‌ ​ ‌ ​ ​ ​ ​‍​ ‍​‌‍‌‍​ ‌​‌‍‌‌​ ​‍​ ‍‌​‍‌‍‌ ‌​‌ ‍‌‌ ​​‌‍‌‌​ ‌‌ ​​‌‍​‌‌‍‌ ‌‍‌‌‌‍ ​‌‍‌‌‌ ‌​​‍‌‍‌ ​​‌‍​‌‌ ‌​‌‍‍​​ ‌‌‍​‍‌‍ ​‌‍ ‌‍​ ‌‍‍ ‌ ​ ​‍‌‌​ ‌‌‌​​‍‌‌ ‌‍‍ ‌‍‌‌‌ ‍‌​‍‌‌​ ​ ‌​‌​​‍‌‌​ ​ ‌​‌​​‍‌‌​ ​‍​ ​‍‌‍​ ‌‍‌‌​ ​​​ ​ ​ ​‍​ ‌‍‌‍‌​‌‍​‌​ ‌ ​ ​​‌‍​‌​ ​‌​‍‌‌​ ​‍​ ​‍​‍‌‌​ ‌‌‌​‌​​‍ ‍‌‍​ ‌‍ ‌‍ ​‌ ‌‌‌‍ ‌‌‍ ‍‌ ​ ​‍‌‌​ ‌‌‌​​‍‌‌ ‌‍‍ ‌‍‌‌‌ ‍‌​‍‌‌​ ​ ‌​‌​​‍‌‌​ ​ ‌​‌​​‍‌‌​ ​‍​ ​‍‌‍‌​‌‍​‍​ ‌‍​ ‍‌​ ​ ‌‍​‍​ ‍‌​ ​ ​ ‌​‌‍‌‌​ ‌ ‌‍‌‍​‍‌‌​ ​‍​ ​‍​‍‌‌​ ‌‌‌​‌​​‍ ‍‌‍​‍‌‍ ‌‍‌​‌ ‍‌​‍‌‌​ ‌‌‌​​‍‌‌ ‌‍‍ ‌‍‌‌‌ ‍‌​‍‌‌​ ​ ‌​‌​​‍‌‌​ ​ ‌​‌​​‍‌‌​ ​‍​ ​‍​ ​‍​ ‌​‌‍‌‍​ ‌‌​ ‍‌​ ‌ ​ ‌‌​ ​ ​ ​‌​ ‍​‌‍‌​‌‍​‌​‍‌‌​ ​‍​ ​‍​‍‌‌​ ‌‌‌​‌​​‍ ‍‌‍​ ‌‍‍​‌‍‍‌‌‍ ​‌‍‌​‌ ​‍‌‍‌‌‌‍ ‍​‍‌‌​ ‌‌‌​​‍‌‌ ‌‍‍ ‌‍‌‌‌ ‍‌​‍‌‌​ ​ ‌​‌​​‍‌‌​ ​ ‌​‌​​‍‌‌​ ​‍​ ​‍‌‍​‌​ ‍​‌‍‌‌​ ‍​​ ‌‌​ ‍​‌‍​‌​ ​​​ ‌​​ ​ ​ ‍​​ ‌​​‍‌‌​ ​‍​ ​‍​‍‌‌​ ‌‌‌​‌​​‍ ‍‌ ‌​‌‍‌‌‌ ‍​‌ ‌​​‍‌‍‌ ​​‌‍‌‌‌ ​‍‌ ​ ‌ ​​‌‍‌‌‌‍​ ‌ ‌​‌‍‍‌‌ ‌‍‌‍‌‌​ ‌‌ ​​‌ ‌‌‌‍​‍‌‍ ​‌‍‍‌‌ ​ ‌‍‍​‌‍‌‌‌‍‌​​‍​‍‌ ‌
Support:​​​​‌ ‍ ​‍​‍‌‍ ‌ ​‍‌‍‍‌‌‍‌ ‌‍‍‌‌‍ ‍​‍​‍​ ‍‍​‍​‍‌ ​ ‌‍​‌‌‍ ‍‌‍‍‌‌ ‌​‌ ‍‌​‍ ‍‌‍‍‌‌‍ ​‍​‍​‍ ​​‍​‍‌‍‍​‌ ​‍‌‍‌‌‌‍‌‍​‍​‍​ ‍‍​‍​‍‌‍‍​‌ ‌​‌ ‌​‌ ​​​ ‍‍​‍ ​‍ ‌‍ ​‌‍ ‌‍​ ‌‍​‌‌‍ ​‌‍‍​‌‍ ‌ ​ ‌ ‌​​ ‍‍​ ​ ​ ​​​ ​​​ ​​​‍ ‌ ​ ‌ ‌​‌ ‌‌‌‍‌​‌‍‍‌‌‍ ​‍ ‌‍‍‌‌‍ ‍‌ ‌​‌‍‌‌‌‍ ‍‌ ‌​​‍ ‌‍‌‌‌‍‌​‌‍‍‌‌ ‌​​‍ ‌‍ ‌‌‍ ‌‍‌​‌‍‌‌​ ‌‌ ​​‌ ​‍‌‍‌‌‌ ​ ‌‍‌‌‌‍ ‍‌ ‌​‌‍​‌‌ ‌​‌‍‍‌‌‍ ‌‍ ‍​ ‍ ‌‍‍‌‌‍‌​​ ‌​ ‍‌​ ​​‌‍​‍‌‍‌‍​ ‍‌​ ​‍​ ​ ​ ‍‌​‍ ‌​ ​‍​ ‌​‌‍‌​‌‍‌‌​‍ ‌​ ‌​​ ‌‌​ ​‌‌‍‌‌​‍ ‌‌‍​‍‌‍‌​‌‍​‍‌‍​ ​‍ ‌​ ‍‌​ ‌​​ ‌ ​ ‌ ​ ​ ​ ​‍​ ‍​‌‍‌‍​ ‌​‌‍‌‌​ ​‍​ ‍‌​ ‍ ‌ ‌​‌ ‍‌‌ ​​‌‍‌‌​ ‌‌ ​​‌‍​‌‌‍‌ ‌‍‌‌‌‍ ​‌‍‌‌‌ ‌​​ ‍ ‌ ​​‌‍​‌‌ ‌​‌‍‍​​ ‌‌‍​‍‌‍ ​‌‍ ‌‍​ ‌‍‍ ‌ ​ ​‍‌‌​ ‌‌‌​​‍‌‌ ‌‍‍ ‌‍‌‌‌ ‍‌​‍‌‌​ ​ ‌​‌​​‍‌‌​ ​ ‌​‌​​‍‌‌​ ​‍​ ​‍‌‍​ ‌‍‌‌​ ​​​ ​ ​ ​‍​ ‌‍‌‍‌​‌‍​‌​ ‌ ​ ​​‌‍​‌​ ​‌​‍‌‌​ ​‍​ ​‍​‍‌‌​ ‌‌‌​‌​​‍ ‍‌‍​ ‌‍ ‌‍ ​‌ ‌‌‌‍ ‌‌‍ ‍‌ ​ ​‍‌‌​ ‌‌‌​​‍‌‌ ‌‍‍ ‌‍‌‌‌ ‍‌​‍‌‌​ ​ ‌​‌​​‍‌‌​ ​ ‌​‌​​‍‌‌​ ​‍​ ​‍‌‍‌​‌‍​‍​ ‌‍​ ‍‌​ ​ ‌‍​‍​ ‍‌​ ​ ​ ‌​‌‍‌‌​ ‌ ‌‍‌‍​‍‌‌​ ​‍​ ​‍​‍‌‌​ ‌‌‌​‌​​‍ ‍‌‍​‍‌‍ ‌‍‌​‌ ‍‌​‍‌‌​ ‌‌‌​​‍‌‌ ‌‍‍ ‌‍‌‌‌ ‍‌​‍‌‌​ ​ ‌​‌​​‍‌‌​ ​ ‌​‌​​‍‌‌​ ​‍​ ​‍​ ​​‌‍​‌​ ​‍​ ​‍​ ‍​‌‍​‌‌‍​ ‌‍‌​​ ‍​​ ‌‍​ ‌​​ ​ ​‍‌‌​ ​‍​ ​‍​‍‌‌​ ‌‌‌​‌​​‍ ‍‌‍​ ‌‍‍​‌‍‍‌‌‍ ​‌‍‌​‌ ​‍‌‍‌‌‌‍ ‍​‍‌‌​ ‌‌‌​​‍‌‌ ‌‍‍ ‌‍‌‌‌ ‍‌​‍‌‌​ ​ ‌​‌​​‍‌‌​ ​ ‌​‌​​‍‌‌​ ​‍​ ​‍​ ‍‌​ ‌​​ ‍‌​ ​ ​ ​‌​ ‌‍‌‍‌​​ ‌ ‌‍‌‌‌‍‌‌​ ​‍​ ​​​‍‌‌​ ​‍​ ​‍​‍‌‌​ ‌‌‌​‌​​‍ ‍‌ ‌​‌‍‌‌‌ ‍​‌ ‌​​ ‌‍​‍‌‍​‌‌ ​ ‌‍‌‌‌‌‌‌‌ ​‍‌‍ ​​ ‌‌‍‍​‌ ‌​‌ ‌​‌ ​​​‍‌‌​ ​ ‌​​‌​‍‌‌​ ​‍‌​‌‍​‍‌‌​ ​‍‌​‌‍‌‍ ​‌‍ ‌‍​ ‌‍​‌‌‍ ​‌‍‍​‌‍ ‌ ​ ‌ ‌​​‍‌‌​ ​ ‌​​‌​ ​ ​ ​​​ ​​​ ​​​‍‌‌​ ​‍‌​‌‍‌ ​ ‌ ‌​‌ ‌‌‌‍‌​‌‍‍‌‌‍ ​‍‌‍‌‍‍‌‌‍‌​​ ‌​ ‍‌​ ​​‌‍​‍‌‍‌‍​ ‍‌​ ​‍​ ​ ​ ‍‌​‍ ‌​ ​‍​ ‌​‌‍‌​‌‍‌‌​‍ ‌​ ‌​​ ‌‌​ ​‌‌‍‌‌​‍ ‌‌‍​‍‌‍‌​‌‍​‍‌‍​ ​‍ ‌​ ‍‌​ ‌​​ ‌ ​ ‌ ​ ​ ​ ​‍​ ‍​‌‍‌‍​ ‌​‌‍‌‌​ ​‍​ ‍‌​‍‌‍‌ ‌​‌ ‍‌‌ ​​‌‍‌‌​ ‌‌ ​​‌‍​‌‌‍‌ ‌‍‌‌‌‍ ​‌‍‌‌‌ ‌​​‍‌‍‌ ​​‌‍​‌‌ ‌​‌‍‍​​ ‌‌‍​‍‌‍ ​‌‍ ‌‍​ ‌‍‍ ‌ ​ ​‍‌‌​ ‌‌‌​​‍‌‌ ‌‍‍ ‌‍‌‌‌ ‍‌​‍‌‌​ ​ ‌​‌​​‍‌‌​ ​ ‌​‌​​‍‌‌​ ​‍​ ​‍‌‍​ ‌‍‌‌​ ​​​ ​ ​ ​‍​ ‌‍‌‍‌​‌‍​‌​ ‌ ​ ​​‌‍​‌​ ​‌​‍‌‌​ ​‍​ ​‍​‍‌‌​ ‌‌‌​‌​​‍ ‍‌‍​ ‌‍ ‌‍ ​‌ ‌‌‌‍ ‌‌‍ ‍‌ ​ ​‍‌‌​ ‌‌‌​​‍‌‌ ‌‍‍ ‌‍‌‌‌ ‍‌​‍‌‌​ ​ ‌​‌​​‍‌‌​ ​ ‌​‌​​‍‌‌​ ​‍​ ​‍‌‍‌​‌‍​‍​ ‌‍​ ‍‌​ ​ ‌‍​‍​ ‍‌​ ​ ​ ‌​‌‍‌‌​ ‌ ‌‍‌‍​‍‌‌​ ​‍​ ​‍​‍‌‌​ ‌‌‌​‌​​‍ ‍‌‍​‍‌‍ ‌‍‌​‌ ‍‌​‍‌‌​ ‌‌‌​​‍‌‌ ‌‍‍ ‌‍‌‌‌ ‍‌​‍‌‌​ ​ ‌​‌​​‍‌‌​ ​ ‌​‌​​‍‌‌​ ​‍​ ​‍​ ​​‌‍​‌​ ​‍​ ​‍​ ‍​‌‍​‌‌‍​ ‌‍‌​​ ‍​​ ‌‍​ ‌​​ ​ ​‍‌‌​ ​‍​ ​‍​‍‌‌​ ‌‌‌​‌​​‍ ‍‌‍​ ‌‍‍​‌‍‍‌‌‍ ​‌‍‌​‌ ​‍‌‍‌‌‌‍ ‍​‍‌‌​ ‌‌‌​​‍‌‌ ‌‍‍ ‌‍‌‌‌ ‍‌​‍‌‌​ ​ ‌​‌​​‍‌‌​ ​ ‌​‌​​‍‌‌​ ​‍​ ​‍​ ‍‌​ ‌​​ ‍‌​ ​ ​ ​‌​ ‌‍‌‍‌​​ ‌ ‌‍‌‌‌‍‌‌​ ​‍​ ​​​‍‌‌​ ​‍​ ​‍​‍‌‌​ ‌‌‌​‌​​‍ ‍‌ ‌​‌‍‌‌‌ ‍​‌ ‌​​‍‌‍‌ ​​‌‍‌‌‌ ​‍‌ ​ ‌ ​​‌‍‌‌‌‍​ ‌ ‌​‌‍‍‌‌ ‌‍‌‍‌‌​ ‌‌ ​​‌ ‌‌‌‍​‍‌‍ ​‌‍‍‌‌ ​ ‌‍‍​‌‍‌‌‌‍‌​​‍​‍‌ ‌ support@flowretail.no​​​​‌ ‍ ​‍​‍‌‍ ‌ ​‍‌‍‍‌‌‍‌ ‌‍‍‌‌‍ ‍​‍​‍​ ‍‍​‍​‍‌ ​ ‌‍​‌‌‍ ‍‌‍‍‌‌ ‌​‌ ‍‌​‍ ‍‌‍‍‌‌‍ ​‍​‍​‍ ​​‍​‍‌‍‍​‌ ​‍‌‍‌‌‌‍‌‍​‍​‍​ ‍‍​‍​‍‌‍‍​‌ ‌​‌ ‌​‌ ​​​ ‍‍​‍ ​‍ ‌‍ ​‌‍ ‌‍​ ‌‍​‌‌‍ ​‌‍‍​‌‍ ‌ ​ ‌ ‌​​ ‍‍​ ​ ​ ​​​ ​​​ ​​​‍ ‌ ​ ‌ ‌​‌ ‌‌‌‍‌​‌‍‍‌‌‍ ​‍ ‌‍‍‌‌‍ ‍‌ ‌​‌‍‌‌‌‍ ‍‌ ‌​​‍ ‌‍‌‌‌‍‌​‌‍‍‌‌ ‌​​‍ ‌‍ ‌‌‍ ‌‍‌​‌‍‌‌​ ‌‌ ​​‌ ​‍‌‍‌‌‌ ​ ‌‍‌‌‌‍ ‍‌ ‌​‌‍​‌‌ ‌​‌‍‍‌‌‍ ‌‍ ‍​ ‍ ‌‍‍‌‌‍‌​​ ‌​ ‍‌​ ​​‌‍​‍‌‍‌‍​ ‍‌​ ​‍​ ​ ​ ‍‌​‍ ‌​ ​‍​ ‌​‌‍‌​‌‍‌‌​‍ ‌​ ‌​​ ‌‌​ ​‌‌‍‌‌​‍ ‌‌‍​‍‌‍‌​‌‍​‍‌‍​ ​‍ ‌​ ‍‌​ ‌​​ ‌ ​ ‌ ​ ​ ​ ​‍​ ‍​‌‍‌‍​ ‌​‌‍‌‌​ ​‍​ ‍‌​ ‍ ‌ ‌​‌ ‍‌‌ ​​‌‍‌‌​ ‌‌ ​​‌‍​‌‌‍‌ ‌‍‌‌‌‍ ​‌‍‌‌‌ ‌​​ ‍ ‌ ​​‌‍​‌‌ ‌​‌‍‍​​ ‌‌‍​‍‌‍ ​‌‍ ‌‍​ ‌‍‍ ‌ ​ ​‍‌‌​ ‌‌‌​​‍‌‌ ‌‍‍ ‌‍‌‌‌ ‍‌​‍‌‌​ ​ ‌​‌​​‍‌‌​ ​ ‌​‌​​‍‌‌​ ​‍​ ​‍‌‍​ ‌‍‌‌​ ​​​ ​ ​ ​‍​ ‌‍‌‍‌​‌‍​‌​ ‌ ​ ​​‌‍​‌​ ​‌​‍‌‌​ ​‍​ ​‍​‍‌‌​ ‌‌‌​‌​​‍ ‍‌‍​ ‌‍ ‌‍ ​‌ ‌‌‌‍ ‌‌‍ ‍‌ ​ ​‍‌‌​ ‌‌‌​​‍‌‌ ‌‍‍ ‌‍‌‌‌ ‍‌​‍‌‌​ ​ ‌​‌​​‍‌‌​ ​ ‌​‌​​‍‌‌​ ​‍​ ​‍‌‍‌​‌‍​‍​ ‌‍​ ‍‌​ ​ ‌‍​‍​ ‍‌​ ​ ​ ‌​‌‍‌‌​ ‌ ‌‍‌‍​‍‌‌​ ​‍​ ​‍​‍‌‌​ ‌‌‌​‌​​‍ ‍‌‍​‍‌‍ ‌‍‌​‌ ‍‌​‍‌‌​ ‌‌‌​​‍‌‌ ‌‍‍ ‌‍‌‌‌ ‍‌​‍‌‌​ ​ ‌​‌​​‍‌‌​ ​ ‌​‌​​‍‌‌​ ​‍​ ​‍​ ​​‌‍​‌​ ​‍​ ​‍​ ‍​‌‍​‌‌‍​ ‌‍‌​​ ‍​​ ‌‍​ ‌​​ ​ ​‍‌‌​ ​‍​ ​‍​‍‌‌​ ‌‌‌​‌​​‍ ‍‌‍​ ‌‍‍​‌‍‍‌‌‍ ​‌‍‌​‌ ​‍‌‍‌‌‌‍ ‍​‍‌‌​ ‌‌‌​​‍‌‌ ‌‍‍ ‌‍‌‌‌ ‍‌​‍‌‌​ ​ ‌​‌​​‍‌‌​ ​ ‌​‌​​‍‌‌​ ​‍​ ​‍​ ​‍​ ‍​‌‍​ ​ ‍​​ ‌​‌‍‌​‌‍​ ​ ‌​​ ‍​​ ‌‌​ ​‍‌‍​‌​‍‌‌​ ​‍​ ​‍​‍‌‌​ ‌‌‌​‌​​‍ ‍‌ ‌​‌‍‌‌‌ ‍​‌ ‌​​ ‌‍​‍‌‍​‌‌ ​ ‌‍‌‌‌‌‌‌‌ ​‍‌‍ ​​ ‌‌‍‍​‌ ‌​‌ ‌​‌ ​​​‍‌‌​ ​ ‌​​‌​‍‌‌​ ​‍‌​‌‍​‍‌‌​ ​‍‌​‌‍‌‍ ​‌‍ ‌‍​ ‌‍​‌‌‍ ​‌‍‍​‌‍ ‌ ​ ‌ ‌​​‍‌‌​ ​ ‌​​‌​ ​ ​ ​​​ ​​​ ​​​‍‌‌​ ​‍‌​‌‍‌ ​ ‌ ‌​‌ ‌‌‌‍‌​‌‍‍‌‌‍ ​‍‌‍‌‍‍‌‌‍‌​​ ‌​ ‍‌​ ​​‌‍​‍‌‍‌‍​ ‍‌​ ​‍​ ​ ​ ‍‌​‍ ‌​ ​‍​ ‌​‌‍‌​‌‍‌‌​‍ ‌​ ‌​​ ‌‌​ ​‌‌‍‌‌​‍ ‌‌‍​‍‌‍‌​‌‍​‍‌‍​ ​‍ ‌​ ‍‌​ ‌​​ ‌ ​ ‌ ​ ​ ​ ​‍​ ‍​‌‍‌‍​ ‌​‌‍‌‌​ ​‍​ ‍‌​‍‌‍‌ ‌​‌ ‍‌‌ ​​‌‍‌‌​ ‌‌ ​​‌‍​‌‌‍‌ ‌‍‌‌‌‍ ​‌‍‌‌‌ ‌​​‍‌‍‌ ​​‌‍​‌‌ ‌​‌‍‍​​ ‌‌‍​‍‌‍ ​‌‍ ‌‍​ ‌‍‍ ‌ ​ ​‍‌‌​ ‌‌‌​​‍‌‌ ‌‍‍ ‌‍‌‌‌ ‍‌​‍‌‌​ ​ ‌​‌​​‍‌‌​ ​ ‌​‌​​‍‌‌​ ​‍​ ​‍‌‍​ ‌‍‌‌​ ​​​ ​ ​ ​‍​ ‌‍‌‍‌​‌‍​‌​ ‌ ​ ​​‌‍​‌​ ​‌​‍‌‌​ ​‍​ ​‍​‍‌‌​ ‌‌‌​‌​​‍ ‍‌‍​ ‌‍ ‌‍ ​‌ ‌‌‌‍ ‌‌‍ ‍‌ ​ ​‍‌‌​ ‌‌‌​​‍‌‌ ‌‍‍ ‌‍‌‌‌ ‍‌​‍‌‌​ ​ ‌​‌​​‍‌‌​ ​ ‌​‌​​‍‌‌​ ​‍​ ​‍‌‍‌​‌‍​‍​ ‌‍​ ‍‌​ ​ ‌‍​‍​ ‍‌​ ​ ​ ‌​‌‍‌‌​ ‌ ‌‍‌‍​‍‌‌​ ​‍​ ​‍​‍‌‌​ ‌‌‌​‌​​‍ ‍‌‍​‍‌‍ ‌‍‌​‌ ‍‌​‍‌‌​ ‌‌‌​​‍‌‌ ‌‍‍ ‌‍‌‌‌ ‍‌​‍‌‌​ ​ ‌​‌​​‍‌‌​ ​ ‌​‌​​‍‌‌​ ​‍​ ​‍​ ​​‌‍​‌​ ​‍​ ​‍​ ‍​‌‍​‌‌‍​ ‌‍‌​​ ‍​​ ‌‍​ ‌​​ ​ ​‍‌‌​ ​‍​ ​‍​‍‌‌​ ‌‌‌​‌​​‍ ‍‌‍​ ‌‍‍​‌‍‍‌‌‍ ​‌‍‌​‌ ​‍‌‍‌‌‌‍ ‍​‍‌‌​ ‌‌‌​​‍‌‌ ‌‍‍ ‌‍‌‌‌ ‍‌​‍‌‌​ ​ ‌​‌​​‍‌‌​ ​ ‌​‌​​‍‌‌​ ​‍​ ​‍​ ​‍​ ‍​‌‍​ ​ ‍​​ ‌​‌‍‌​‌‍​ ​ ‌​​ ‍​​ ‌‌​ ​‍‌‍​‌​‍‌‌​ ​‍​ ​‍​‍‌‌​ ‌‌‌​‌​​‍ ‍‌ ‌​‌‍‌‌‌ ‍​‌ ‌​​‍‌‍‌ ​​‌‍‌‌‌ ​‍‌ ​ ‌ ​​‌‍‌‌‌‍​ ‌ ‌​‌‍‍‌‌ ‌‍‌‍‌‌​ ‌‌ ​​‌ ‌‌‌‍​‍‌‍ ​‌‍‍‌‌ ​ ‌‍‍​‌‍‌‌‌‍‌​​‍​‍‌ ‌
Flow Retail POS platform​​​​‌ ‍ ​‍​‍‌‍ ‌ ​‍‌‍‍‌‌‍‌ ‌‍‍‌‌‍ ‍​‍​‍​ ‍‍​‍​‍‌ ​ ‌‍​‌‌‍ ‍‌‍‍‌‌ ‌​‌ ‍‌​‍ ‍‌‍‍‌‌‍ ​‍​‍​‍ ​​‍​‍‌‍‍​‌ ​‍‌‍‌‌‌‍‌‍​‍​‍​ ‍‍​‍​‍‌‍‍​‌ ‌​‌ ‌​‌ ​​​ ‍‍​‍ ​‍ ‌‍ ​‌‍ ‌‍​ ‌‍​‌‌‍ ​‌‍‍​‌‍ ‌ ​ ‌ ‌​​ ‍‍​ ​ ​ ​​​ ​​​ ​​​‍ ‌ ​ ‌ ‌​‌ ‌‌‌‍‌​‌‍‍‌‌‍ ​‍ ‌‍‍‌‌‍ ‍‌ ‌​‌‍‌‌‌‍ ‍‌ ‌​​‍ ‌‍‌‌‌‍‌​‌‍‍‌‌ ‌​​‍ ‌‍ ‌‌‍ ‌‍‌​‌‍‌‌​ ‌‌ ​​‌ ​‍‌‍‌‌‌ ​ ‌‍‌‌‌‍ ‍‌ ‌​‌‍​‌‌ ‌​‌‍‍‌‌‍ ‌‍ ‍​ ‍ ‌‍‍‌‌‍‌​​ ‌‌‍‌‌​ ​‍​ ‌‌​ ​​​ ​​​ ​‍‌‍​‍​ ​​​‍ ‌​ ​​​ ‌​‌‍‌‌‌‍‌‍​‍ ‌​ ‌​​ ‍​​ ​‍‌‍​‍​‍ ‌​ ‍‌​ ​‍‌‍​ ‌‍‌‌​‍ ‌​ ‌ ​ ‍‌​ ​‌​ ‍​​ ​‌‌‍‌‌​ ​​​ ‌‍​ ‌​​ ​ ​ ‍​‌‍‌‍​ ‍ ‌ ‌​‌ ‍‌‌ ​​‌‍‌‌​ ‌‌‍ ‍‌‍​‌‌ ‌‍‌‍‍‌‌‍‌ ‌‍​‌‌ ‌​‌‍‍‌‌‍ ‌‍ ‍​ ‍ ‌ ​​‌‍​‌‌ ‌​‌‍‍​​ ‌‌‍ ‍‌‍​‌‌ ‌‍‌‍‍‌‌‍‌ ‌‍​‌‌ ‌​‌‍‍‌‌‍ ‌‍ ‍‌​‍‌‌ ‌​‌‍‌‌‌‍ ‌‌ ​ ​‍‌‌​ ‌‌‌​​‍‌‌ ‌‍‍ ‌‍‌‌‌ ‍‌​‍‌‌​ ​ ‌​‌​​‍‌‌​ ​ ‌​‌​​‍‌‌​ ​‍​ ​‍​ ​‌‌‍​‌‌‍​‍‌‍​‍​ ​‍​ ​ ‌‍​‍​ ​‌​ ​‍​ ​‍​ ‌​‌‍​ ​‍‌‌​ ​‍​ ​‍​‍‌‌​ ‌‌‌​‌​​‍ ‍‌ ‌​‌‍‍‌‌ ‌​‌‍ ​‌‍‌‌​ ‌‍​‍‌‍​‌‌ ​ ‌‍‌‌‌‌‌‌‌ ​‍‌‍ ​​ ‌‌‍‍​‌ ‌​‌ ‌​‌ ​​​‍‌‌​ ​ ‌​​‌​‍‌‌​ ​‍‌​‌‍​‍‌‌​ ​‍‌​‌‍‌‍ ​‌‍ ‌‍​ ‌‍​‌‌‍ ​‌‍‍​‌‍ ‌ ​ ‌ ‌​​‍‌‌​ ​ ‌​​‌​ ​ ​ ​​​ ​​​ ​​​‍‌‌​ ​‍‌​‌‍‌ ​ ‌ ‌​‌ ‌‌‌‍‌​‌‍‍‌‌‍ ​‍‌‍‌‍‍‌‌‍‌​​ ‌‌‍‌‌​ ​‍​ ‌‌​ ​​​ ​​​ ​‍‌‍​‍​ ​​​‍ ‌​ ​​​ ‌​‌‍‌‌‌‍‌‍​‍ ‌​ ‌​​ ‍​​ ​‍‌‍​‍​‍ ‌​ ‍‌​ ​‍‌‍​ ‌‍‌‌​‍ ‌​ ‌ ​ ‍‌​ ​‌​ ‍​​ ​‌‌‍‌‌​ ​​​ ‌‍​ ‌​​ ​ ​ ‍​‌‍‌‍​‍‌‍‌ ‌​‌ ‍‌‌ ​​‌‍‌‌​ ‌‌‍ ‍‌‍​‌‌ ‌‍‌‍‍‌‌‍‌ ‌‍​‌‌ ‌​‌‍‍‌‌‍ ‌‍ ‍​‍‌‍‌ ​​‌‍​‌‌ ‌​‌‍‍​​ ‌‌‍ ‍‌‍​‌‌ ‌‍‌‍‍‌‌‍‌ ‌‍​‌‌ ‌​‌‍‍‌‌‍ ‌‍ ‍‌​‍‌‌ ‌​‌‍‌‌‌‍ ‌‌ ​ ​‍‌‌​ ‌‌‌​​‍‌‌ ‌‍‍ ‌‍‌‌‌ ‍‌​‍‌‌​ ​ ‌​‌​​‍‌‌​ ​ ‌​‌​​‍‌‌​ ​‍​ ​‍​ ​‌‌‍​‌‌‍​‍‌‍​‍​ ​‍​ ​ ‌‍​‍​ ​‌​ ​‍​ ​‍​ ‌​‌‍​ ​‍‌‌​ ​‍​ ​‍​‍‌‌​ ‌‌‌​‌​​‍ ‍‌ ‌​‌‍‍‌‌ ‌​‌‍ ​‌‍‌‌​‍‌‍‌ ​​‌‍‌‌‌ ​‍‌ ​ ‌ ​​‌‍‌‌‌‍​ ‌ ‌​‌‍‍‌‌ ‌‍‌‍‌‌​ ‌‌ ​​‌ ‌‌‌‍​‍‌‍ ​‌‍‍‌‌ ​ ‌‍‍​‌‍‌‌‌‍‌​​‍​‍‌ ‌
Flow Gift Card platform​​​​‌ ‍ ​‍​‍‌‍ ‌ ​‍‌‍‍‌‌‍‌ ‌‍‍‌‌‍ ‍​‍​‍​ ‍‍​‍​‍‌ ​ ‌‍​‌‌‍ ‍‌‍‍‌‌ ‌​‌ ‍‌​‍ ‍‌‍‍‌‌‍ ​‍​‍​‍ ​​‍​‍‌‍‍​‌ ​‍‌‍‌‌‌‍‌‍​‍​‍​ ‍‍​‍​‍‌‍‍​‌ ‌​‌ ‌​‌ ​​​ ‍‍​‍ ​‍ ‌‍ ​‌‍ ‌‍​ ‌‍​‌‌‍ ​‌‍‍​‌‍ ‌ ​ ‌ ‌​​ ‍‍​ ​ ​ ​​​ ​​​ ​​​‍ ‌ ​ ‌ ‌​‌ ‌‌‌‍‌​‌‍‍‌‌‍ ​‍ ‌‍‍‌‌‍ ‍‌ ‌​‌‍‌‌‌‍ ‍‌ ‌​​‍ ‌‍‌‌‌‍‌​‌‍‍‌‌ ‌​​‍ ‌‍ ‌‌‍ ‌‍‌​‌‍‌‌​ ‌‌ ​​‌ ​‍‌‍‌‌‌ ​ ‌‍‌‌‌‍ ‍‌ ‌​‌‍​‌‌ ‌​‌‍‍‌‌‍ ‌‍ ‍​ ‍ ‌‍‍‌‌‍‌​​ ‌‌‍‌‌​ ​‍​ ‌‌​ ​​​ ​​​ ​‍‌‍​‍​ ​​​‍ ‌​ ​​​ ‌​‌‍‌‌‌‍‌‍​‍ ‌​ ‌​​ ‍​​ ​‍‌‍​‍​‍ ‌​ ‍‌​ ​‍‌‍​ ‌‍‌‌​‍ ‌​ ‌ ​ ‍‌​ ​‌​ ‍​​ ​‌‌‍‌‌​ ​​​ ‌‍​ ‌​​ ​ ​ ‍​‌‍‌‍​ ‍ ‌ ‌​‌ ‍‌‌ ​​‌‍‌‌​ ‌‌‍ ‍‌‍​‌‌ ‌‍‌‍‍‌‌‍‌ ‌‍​‌‌ ‌​‌‍‍‌‌‍ ‌‍ ‍​ ‍ ‌ ​​‌‍​‌‌ ‌​‌‍‍​​ ‌‌‍ ‍‌‍​‌‌ ‌‍‌‍‍‌‌‍‌ ‌‍​‌‌ ‌​‌‍‍‌‌‍ ‌‍ ‍‌​‍‌‌ ‌​‌‍‌‌‌‍ ‌‌ ​ ​‍‌‌​ ‌‌‌​​‍‌‌ ‌‍‍ ‌‍‌‌‌ ‍‌​‍‌‌​ ​ ‌​‌​​‍‌‌​ ​ ‌​‌​​‍‌‌​ ​‍​ ​‍‌‍‌‍​ ‍​‌‍​‌​ ‍‌‌‍‌​​ ​‌​ ​‌​ ‌ ‌‍‌‍​ ​​‌‍‌‌​ ‍‌​‍‌‌​ ​‍​ ​‍​‍‌‌​ ‌‌‌​‌​​‍ ‍‌ ‌​‌‍‍‌‌ ‌​‌‍ ​‌‍‌‌​ ‌‍​‍‌‍​‌‌ ​ ‌‍‌‌‌‌‌‌‌ ​‍‌‍ ​​ ‌‌‍‍​‌ ‌​‌ ‌​‌ ​​​‍‌‌​ ​ ‌​​‌​‍‌‌​ ​‍‌​‌‍​‍‌‌​ ​‍‌​‌‍‌‍ ​‌‍ ‌‍​ ‌‍​‌‌‍ ​‌‍‍​‌‍ ‌ ​ ‌ ‌​​‍‌‌​ ​ ‌​​‌​ ​ ​ ​​​ ​​​ ​​​‍‌‌​ ​‍‌​‌‍‌ ​ ‌ ‌​‌ ‌‌‌‍‌​‌‍‍‌‌‍ ​‍‌‍‌‍‍‌‌‍‌​​ ‌‌‍‌‌​ ​‍​ ‌‌​ ​​​ ​​​ ​‍‌‍​‍​ ​​​‍ ‌​ ​​​ ‌​‌‍‌‌‌‍‌‍​‍ ‌​ ‌​​ ‍​​ ​‍‌‍​‍​‍ ‌​ ‍‌​ ​‍‌‍​ ‌‍‌‌​‍ ‌​ ‌ ​ ‍‌​ ​‌​ ‍​​ ​‌‌‍‌‌​ ​​​ ‌‍​ ‌​​ ​ ​ ‍​‌‍‌‍​‍‌‍‌ ‌​‌ ‍‌‌ ​​‌‍‌‌​ ‌‌‍ ‍‌‍​‌‌ ‌‍‌‍‍‌‌‍‌ ‌‍​‌‌ ‌​‌‍‍‌‌‍ ‌‍ ‍​‍‌‍‌ ​​‌‍​‌‌ ‌​‌‍‍​​ ‌‌‍ ‍‌‍​‌‌ ‌‍‌‍‍‌‌‍‌ ‌‍​‌‌ ‌​‌‍‍‌‌‍ ‌‍ ‍‌​‍‌‌ ‌​‌‍‌‌‌‍ ‌‌ ​ ​‍‌‌​ ‌‌‌​​‍‌‌ ‌‍‍ ‌‍‌‌‌ ‍‌​‍‌‌​ ​ ‌​‌​​‍‌‌​ ​ ‌​‌​​‍‌‌​ ​‍​ ​‍‌‍‌‍​ ‍​‌‍​‌​ ‍‌‌‍‌​​ ​‌​ ​‌​ ‌ ‌‍‌‍​ ​​‌‍‌‌​ ‍‌​‍‌‌​ ​‍​ ​‍​‍‌‌​ ‌‌‌​‌​​‍ ‍‌ ‌​‌‍‍‌‌ ‌​‌‍ ​‌‍‌‌​‍‌‍‌ ​​‌‍‌‌‌ ​‍‌ ​ ‌ ​​‌‍‌‌‌‍​ ‌ ‌​‌‍‍‌‌ ‌‍‌‍‌‌​ ‌‌ ​​‌ ‌‌‌‍​‍‌‍ ​‌‍‍‌‌ ​ ‌‍‍​‌‍‌‌‌‍‌​​‍​‍‌ ‌
Shopware e-commerce​​​​‌ ‍ ​‍​‍‌‍ ‌ ​‍‌‍‍‌‌‍‌ ‌‍‍‌‌‍ ‍​‍​‍​ ‍‍​‍​‍‌ ​ ‌‍​‌‌‍ ‍‌‍‍‌‌ ‌​‌ ‍‌​‍ ‍‌‍‍‌‌‍ ​‍​‍​‍ ​​‍​‍‌‍‍​‌ ​‍‌‍‌‌‌‍‌‍​‍​‍​ ‍‍​‍​‍‌‍‍​‌ ‌​‌ ‌​‌ ​​​ ‍‍​‍ ​‍ ‌‍ ​‌‍ ‌‍​ ‌‍​‌‌‍ ​‌‍‍​‌‍ ‌ ​ ‌ ‌​​ ‍‍​ ​ ​ ​​​ ​​​ ​​​‍ ‌ ​ ‌ ‌​‌ ‌‌‌‍‌​‌‍‍‌‌‍ ​‍ ‌‍‍‌‌‍ ‍‌ ‌​‌‍‌‌‌‍ ‍‌ ‌​​‍ ‌‍‌‌‌‍‌​‌‍‍‌‌ ‌​​‍ ‌‍ ‌‌‍ ‌‍‌​‌‍‌‌​ ‌‌ ​​‌ ​‍‌‍‌‌‌ ​ ‌‍‌‌‌‍ ‍‌ ‌​‌‍​‌‌ ‌​‌‍‍‌‌‍ ‌‍ ‍​ ‍ ‌‍‍‌‌‍‌​​ ‌‌‍‌‌​ ​‍​ ‌‌​ ​​​ ​​​ ​‍‌‍​‍​ ​​​‍ ‌​ ​​​ ‌​‌‍‌‌‌‍‌‍​‍ ‌​ ‌​​ ‍​​ ​‍‌‍​‍​‍ ‌​ ‍‌​ ​‍‌‍​ ‌‍‌‌​‍ ‌​ ‌ ​ ‍‌​ ​‌​ ‍​​ ​‌‌‍‌‌​ ​​​ ‌‍​ ‌​​ ​ ​ ‍​‌‍‌‍​ ‍ ‌ ‌​‌ ‍‌‌ ​​‌‍‌‌​ ‌‌‍ ‍‌‍​‌‌ ‌‍‌‍‍‌‌‍‌ ‌‍​‌‌ ‌​‌‍‍‌‌‍ ‌‍ ‍​ ‍ ‌ ​​‌‍​‌‌ ‌​‌‍‍​​ ‌‌‍ ‍‌‍​‌‌ ‌‍‌‍‍‌‌‍‌ ‌‍​‌‌ ‌​‌‍‍‌‌‍ ‌‍ ‍‌​‍‌‌ ‌​‌‍‌‌‌‍ ‌‌ ​ ​‍‌‌​ ‌‌‌​​‍‌‌ ‌‍‍ ‌‍‌‌‌ ‍‌​‍‌‌​ ​ ‌​‌​​‍‌‌​ ​ ‌​‌​​‍‌‌​ ​‍​ ​‍‌‍‌‌​ ‍​​ ​ ​ ‌‍​ ​​​ ​ ‌‍‌‍​ ‍​​ ‌‍​ ‌​‌‍‌‍​ ‌‌​‍‌‌​ ​‍​ ​‍​‍‌‌​ ‌‌‌​‌​​‍ ‍‌ ‌​‌‍‍‌‌ ‌​‌‍ ​‌‍‌‌​ ‌‍​‍‌‍​‌‌ ​ ‌‍‌‌‌‌‌‌‌ ​‍‌‍ ​​ ‌‌‍‍​‌ ‌​‌ ‌​‌ ​​​‍‌‌​ ​ ‌​​‌​‍‌‌​ ​‍‌​‌‍​‍‌‌​ ​‍‌​‌‍‌‍ ​‌‍ ‌‍​ ‌‍​‌‌‍ ​‌‍‍​‌‍ ‌ ​ ‌ ‌​​‍‌‌​ ​ ‌​​‌​ ​ ​ ​​​ ​​​ ​​​‍‌‌​ ​‍‌​‌‍‌ ​ ‌ ‌​‌ ‌‌‌‍‌​‌‍‍‌‌‍ ​‍‌‍‌‍‍‌‌‍‌​​ ‌‌‍‌‌​ ​‍​ ‌‌​ ​​​ ​​​ ​‍‌‍​‍​ ​​​‍ ‌​ ​​​ ‌​‌‍‌‌‌‍‌‍​‍ ‌​ ‌​​ ‍​​ ​‍‌‍​‍​‍ ‌​ ‍‌​ ​‍‌‍​ ‌‍‌‌​‍ ‌​ ‌ ​ ‍‌​ ​‌​ ‍​​ ​‌‌‍‌‌​ ​​​ ‌‍​ ‌​​ ​ ​ ‍​‌‍‌‍​‍‌‍‌ ‌​‌ ‍‌‌ ​​‌‍‌‌​ ‌‌‍ ‍‌‍​‌‌ ‌‍‌‍‍‌‌‍‌ ‌‍​‌‌ ‌​‌‍‍‌‌‍ ‌‍ ‍​‍‌‍‌ ​​‌‍​‌‌ ‌​‌‍‍​​ ‌‌‍ ‍‌‍​‌‌ ‌‍‌‍‍‌‌‍‌ ‌‍​‌‌ ‌​‌‍‍‌‌‍ ‌‍ ‍‌​‍‌‌ ‌​‌‍‌‌‌‍ ‌‌ ​ ​‍‌‌​ ‌‌‌​​‍‌‌ ‌‍‍ ‌‍‌‌‌ ‍‌​‍‌‌​ ​ ‌​‌​​‍‌‌​ ​ ‌​‌​​‍‌‌​ ​‍​ ​‍‌‍‌‌​ ‍​​ ​ ​ ‌‍​ ​​​ ​ ‌‍‌‍​ ‍​​ ‌‍​ ‌​‌‍‌‍​ ‌‌​‍‌‌​ ​‍​ ​‍​‍‌‌​ ‌‌‌​‌​​‍ ‍‌ ‌​‌‍‍‌‌ ‌​‌‍ ​‌‍‌‌​‍‌‍‌ ​​‌‍‌‌‌ ​‍‌ ​ ‌ ​​‌‍‌‌‌‍​ ‌ ‌​‌‍‍‌‌ ‌‍‌‍‌‌​ ‌‌ ​​‌ ‌‌‌‍​‍‌‍ ​‌‍‍‌‌ ​ ‌‍‍​‌‍‌‌‌‍‌​​‍​‍‌ ‌
© 1995-2026 Flow Retail